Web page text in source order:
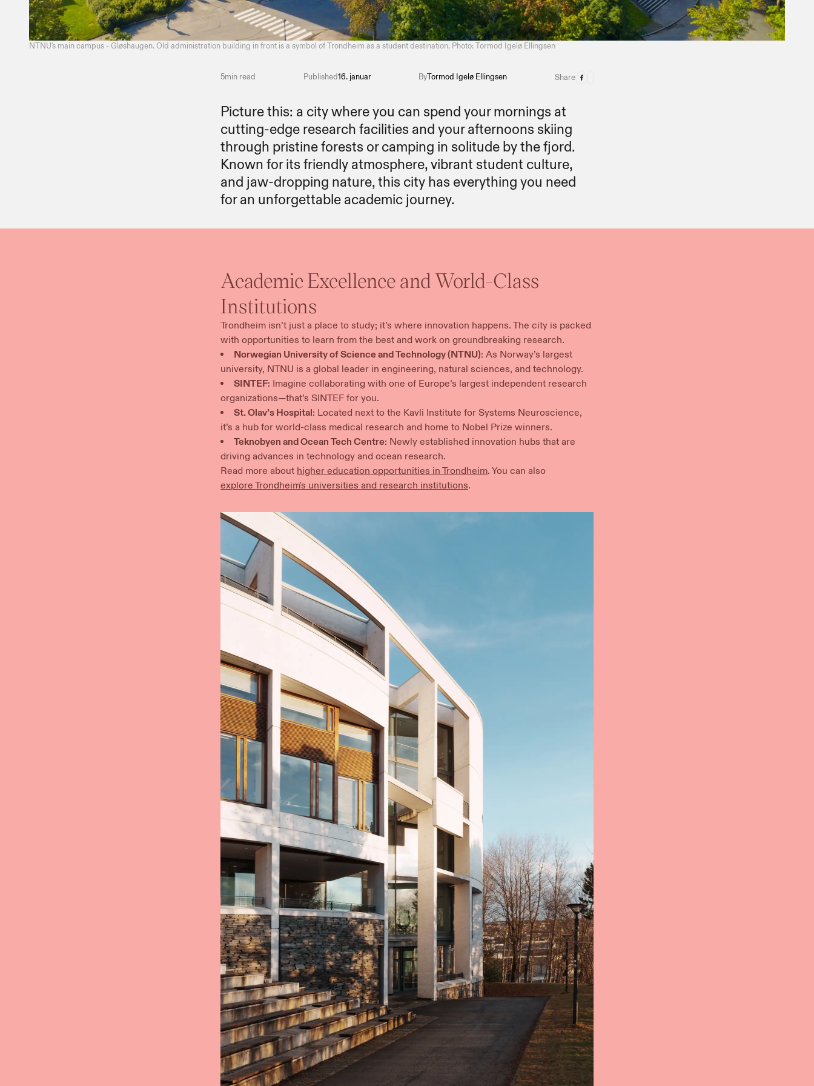
NTNU's main campus - Gløshaugen. Old administration building in front is a symbol of Trondheim as a student destination. Photo: Tormod Igelø Ellingsen​​​​‌ ‍ ​‍​‍‌‍ ‌ ​‍‌‍‍‌‌‍‌ ‌‍‍‌‌‍ ‍​‍​‍​ ‍‍​‍​‍‌ ​ ‌‍​‌‌‍ ‍‌‍‍‌‌ ‌​‌ ‍‌​‍ ‍‌‍‍‌‌‍ ​‍​‍​‍ ​​‍​‍‌‍‍​‌ ​‍‌‍‌‌‌‍‌‍​‍​‍​ ‍‍​‍​‍‌‍‍​‌ ‌​‌ ‌​‌ ​​‌ ​ ​ ‍‍​‍ ​‍ ‌ ‌​‌ ​‍‌‍ ‌‍ ‍‌‍‌​‌‍‍​‌‍‌‌‌‍‍‌‌‍ ‌​‍ ‌‌‍​ ‌‍ ‌‍ ‌​‍ ‍‌ ​ ‌‍​‌‌‍ ‍‌‍‍‌‌ ‌​‌ ‍‌​‍ ‍‌ ​ ‌ ‌​‌ ‌‌‌‍‌​‌‍‍‌‌‍ ​‍ ‌‍‍‌‌‍ ‍‌ ‌​‌‍‌‌‌‍ ‍‌ ‌​​‍ ‌‍‌‌‌‍‌​‌‍‍‌‌ ‌​​‍ ‌‍ ‌‌‍ ‌‍‌​‌‍‌‌​ ‌‌ ​​‌ ​‍‌‍‌‌‌ ​ ‌‍‌‌‌‍ ‍‌ ‌​‌‍​‌‌ ‌​‌‍‍‌‌‍ ‌‍ ‍​ ‍ ‌‍‍‌‌‍‌​​ ‌‌‍‍‌‌‍ ‌‌‍​‌‌‍‌ ‌‍‌‌​‍ ‌​ ‍​‌‍​ ​ ‍​‌‍​ ‌‍​‍​ ‍‌‌‍​‍‌‍​‌​ ‌ ​ ‌ ​ ‍​‌‍‌‌​ ‍‌​ ‍‌​ ‌ ​ ‌ ​ ‌‌​ ​​‌‍​ ​ ‌ ​ ‌‌​ ‌​‌‍‌‌​ ​ ​ ​‌​ ‌‍​ ​‌‌‍‌‌​ ‌‍​ ‌​​ ​​‌‍​ ​ ‍​​ ​‍‌‍​ ‌‍‌‍‌‍​‍​ ​‌​ ​‌‌‍​ ​‍ ‌​ ​ ​ ‍‌​ ‍‌​ ​‍‌ ‍​​ ​‍​ ​‍​ ‍​​ ‍‌​‍ ‌‌‍‍‍‌ ​​‌‍‌ ​ ‍ ‌ ‌​‌ ‍‌‌ ​​‌‍‌‌​ ‌‌ ​ ‌‍​‌‌‍ ‍‌‍‍‌‌ ‌​‌ ‍‌​‍ ‍‌‍‍‌‌‍ ‌‌‍​‌‌‍‌ ‌‍‌‌‌​​‌‌ ​ ‌ ​ ‌‍‌‌‌ ‌​​ ‍ ‌ ​​‌‍​‌‌ ‌​‌‍‍​​ ‌‌‍‌​‌‍‌‌‌ ​ ‌‍​ ‌ ​‍‌‍‍‌‌ ​​‌ ‌​‌‍‍‌‌‍ ‌‍ ‍‌ ​ ​‍ ‍‌‍‌‌‌‍ ‍​ ‌‍​‍‌‍​‌‌ ​ ‌‍‌‌‌‌‌‌‌ ​‍‌‍ ​​ ‌‌‍‍​‌ ‌​‌ ‌​‌ ​​‌ ​ ​‍‌‌​ ​ ‌​​‌​‍‌‌​ ​‍‌​‌‍​‍‌‌​ ​‍‌​‌‍‌ ‌​‌ ​‍‌‍ ‌‍ ‍‌‍‌​‌‍‍​‌‍‌‌‌‍‍‌‌‍ ‌​‍ ‌‌‍​ ‌‍ ‌‍ ‌​‍ ‍‌ ​ ‌‍​‌‌‍ ‍‌‍‍‌‌ ‌​‌ ‍‌​‍ ‍‌ ​ ‌ ‌​‌ ‌‌‌‍‌​‌‍‍‌‌‍ ​‍‌‍‌‍‍‌‌‍‌​​ ‌‌‍‍‌‌‍ ‌‌‍​‌‌‍‌ ‌‍‌‌​‍ ‌​ ‍​‌‍​ ​ ‍​‌‍​ ‌‍​‍​ ‍‌‌‍​‍‌‍​‌​ ‌ ​ ‌ ​ ‍​‌‍‌‌​ ‍‌​ ‍‌​ ‌ ​ ‌ ​ ‌‌​ ​​‌‍​ ​ ‌ ​ ‌‌​ ‌​‌‍‌‌​ ​ ​ ​‌​ ‌‍​ ​‌‌‍‌‌​ ‌‍​ ‌​​ ​​‌‍​ ​ ‍​​ ​‍‌‍​ ‌‍‌‍‌‍​‍​ ​‌​ ​‌‌‍​ ​‍ ‌​ ​ ​ ‍‌​ ‍‌​ ​‍‌ ‍​​ ​‍​ ​‍​ ‍​​ ‍‌​‍ ‌‌‍‍‍‌ ​​‌‍‌ ​‍‌‍‌ ‌​‌ ‍‌‌ ​​‌‍‌‌​ ‌‌ ​ ‌‍​‌‌‍ ‍‌‍‍‌‌ ‌​‌ ‍‌​‍ ‍‌‍‍‌‌‍ ‌‌‍​‌‌‍‌ ‌‍‌‌‌​​‌‌ ​ ‌ ​ ‌‍‌‌‌ ‌​​‍‌‍‌ ​​‌‍​‌‌ ‌​‌‍‍​​ ‌‌‍‌​‌‍‌‌‌ ​ ‌‍​ ‌ ​‍‌‍‍‌‌ ​​‌ ‌​‌‍‍‌‌‍ ‌‍ ‍‌ ​ ​‍ ‍‌‍‌‌‌‍ ‍​‍​‍‌ ‌
5min read Published16. januar ByTormod Igelø Ellingsen​​​​‌ ‍ ​‍​‍‌‍ ‌ ​‍‌‍‍‌‌‍‌ ‌‍‍‌‌‍ ‍​‍​‍​ ‍‍​‍​‍‌ ​ ‌‍​‌‌‍ ‍‌‍‍‌‌ ‌​‌ ‍‌​‍ ‍‌‍‍‌‌‍ ​‍​‍​‍ ​​‍​‍‌‍‍​‌ ​‍‌‍‌‌‌‍‌‍​‍​‍​ ‍‍​‍​‍‌‍‍​‌ ‌​‌ ‌​‌ ​​‌ ​ ​ ‍‍​‍ ​‍ ‌ ‌​‌ ​‍‌‍ ‌‍ ‍‌‍‌​‌‍‍​‌‍‌‌‌‍‍‌‌‍ ‌​‍ ‌‌‍​ ‌‍ ‌‍ ‌​‍ ‍‌ ​ ‌‍​‌‌‍ ‍‌‍‍‌‌ ‌​‌ ‍‌​‍ ‍‌ ​ ‌ ‌​‌ ‌‌‌‍‌​‌‍‍‌‌‍ ​‍ ‌‍‍‌‌‍ ‍‌ ‌​‌‍‌‌‌‍ ‍‌ ‌​​‍ ‌‍‌‌‌‍‌​‌‍‍‌‌ ‌​​‍ ‌‍ ‌‌‍ ‌‍‌​‌‍‌‌​ ‌‌ ​​‌ ​‍‌‍‌‌‌ ​ ‌‍‌‌‌‍ ‍‌ ‌​‌‍​‌‌ ‌​‌‍‍‌‌‍ ‌‍ ‍​ ‍ ‌‍‍‌‌‍‌​​ ‌​ ​‍​ ‍‌​ ​‌​ ​‍‌‍‌​‌‍​ ‌‍​‍‌‍‌‍​‍ ‌‌‍​‌​ ​ ​ ‌‍‌‍‌‍​‍ ‌​ ‌​‌‍‌‌‌‍​ ‌‍​‍​‍ ‌​ ‍‌​ ‍‌​ ‍​​ ‌ ​‍ ‌​ ​‌​ ​ ‌‍‌‌​ ‍‌​ ​‌​ ‌‌​ ​ ‌‍‌‌‌‍‌​​ ​‍​ ​‌​ ​​​ ‍ ‌ ‌​‌ ‍‌‌ ​​‌‍‌‌​ ‌‌ ​​‌‍‌‌‌ ​‍‌ ​ ‌‍ ‌‍ ‍​ ‍ ‌ ​​‌‍​‌‌ ‌​‌‍‍​​ ‌‌‍ ‍‌‍​‌‌‍ ‌‌‍‌‌​ ‌‍​‍‌‍​‌‌ ​ ‌‍‌‌‌‌‌‌‌ ​‍‌‍ ​​ ‌‌‍‍​‌ ‌​‌ ‌​‌ ​​‌ ​ ​‍‌‌​ ​ ‌​​‌​‍‌‌​ ​‍‌​‌‍​‍‌‌​ ​‍‌​‌‍‌ ‌​‌ ​‍‌‍ ‌‍ ‍‌‍‌​‌‍‍​‌‍‌‌‌‍‍‌‌‍ ‌​‍ ‌‌‍​ ‌‍ ‌‍ ‌​‍ ‍‌ ​ ‌‍​‌‌‍ ‍‌‍‍‌‌ ‌​‌ ‍‌​‍ ‍‌ ​ ‌ ‌​‌ ‌‌‌‍‌​‌‍‍‌‌‍ ​‍‌‍‌‍‍‌‌‍‌​​ ‌​ ​‍​ ‍‌​ ​‌​ ​‍‌‍‌​‌‍​ ‌‍​‍‌‍‌‍​‍ ‌‌‍​‌​ ​ ​ ‌‍‌‍‌‍​‍ ‌​ ‌​‌‍‌‌‌‍​ ‌‍​‍​‍ ‌​ ‍‌​ ‍‌​ ‍​​ ‌ ​‍ ‌​ ​‌​ ​ ‌‍‌‌​ ‍‌​ ​‌​ ‌‌​ ​ ‌‍‌‌‌‍‌​​ ​‍​ ​‌​ ​​​‍‌‍‌ ‌​‌ ‍‌‌ ​​‌‍‌‌​ ‌‌ ​​‌‍‌‌‌ ​‍‌ ​ ‌‍ ‌‍ ‍​‍‌‍‌ ​​‌‍​‌‌ ‌​‌‍‍​​ ‌‌‍ ‍‌‍​‌‌‍ ‌‌‍‌‌​‍​‍‌ ‌ Share
Picture this: a city where you can spend your mornings at
cutting-edge research facilities and your afternoons skiing
through pristine forests or camping in solitude by the fjord.
Known for its friendly atmosphere, vibrant student culture,
and jaw-dropping nature, this city has everything you need
for an unforgettable academic journey. ​​​​‌ ‍ ​‍​‍‌‍ ‌ ​‍‌‍‍‌‌‍‌ ‌‍‍‌‌‍ ‍​‍​‍​ ‍‍​‍​‍‌ ​ ‌‍​‌‌‍ ‍‌‍‍‌‌ ‌​‌ ‍‌​‍ ‍‌‍‍‌‌‍ ​‍​‍​‍ ​​‍​‍‌‍‍​‌ ​‍‌‍‌‌‌‍‌‍​‍​‍​ ‍‍​‍​‍‌‍‍​‌ ‌​‌ ‌​‌ ​​‌ ​ ​ ‍‍​‍ ​‍ ‌ ‌​‌ ​‍‌‍ ‌‍ ‍‌‍‌​‌‍‍​‌‍‌‌‌‍‍‌‌‍ ‌​‍ ‌‌‍​ ‌‍ ‌‍ ‌​‍ ‍‌ ​ ‌‍​‌‌‍ ‍‌‍‍‌‌ ‌​‌ ‍‌​‍ ‍‌ ​ ‌ ‌​‌ ‌‌‌‍‌​‌‍‍‌‌‍ ​‍ ‌‍‍‌‌‍ ‍‌ ‌​‌‍‌‌‌‍ ‍‌ ‌​​‍ ‌‍‌‌‌‍‌​‌‍‍‌‌ ‌​​‍ ‌‍ ‌‌‍ ‌‍‌​‌‍‌‌​ ‌‌ ​​‌ ​‍‌‍‌‌‌ ​ ‌‍‌‌‌‍ ‍‌ ‌​‌‍​‌‌ ‌​‌‍‍‌‌‍ ‌‍ ‍​ ‍ ‌‍‍‌‌‍‌​​ ‌‌‍‌‌​ ‌​​ ​ ​ ​‌​ ‌ ​ ​‌​ ‍​​ ​​​‍ ‌‌‍‌‍​ ‌ ‌‍​‌​ ‌‌​‍ ‌​ ‌​‌‍‌​‌‍‌​‌‍‌‌​‍ ‌​ ‍​‌‍‌​‌‍‌‌‌‍​‍​‍ ‌‌‍​‍​ ​‌​ ​‌​ ‌​​ ‌​‌‍‌​‌‍​ ​ ​ ‌‍​ ​ ​‍​ ‍​​ ‍‌​ ‍ ‌ ‌​‌ ‍‌‌ ​​‌‍‌‌​ ‌‌ ​​‌‍​‌‌‍‌ ‌‍‌‌​‍ ‍‌‍​‌‌ ​‍‌ ‌​‌‍‍‌‌‍​ ‌‍ ​‌‍‌‌​ ‍ ‌ ​​‌‍​‌‌ ‌​‌‍‍​​ ‌‌‍‍‌‌‍ ‍‌‍‌ ‌ ​‍‌‍‌‌‌ ​ ‌ ​ ​‍‌‌​ ‌‌‌​​‍‌‌ ‌‍‍ ‌‍‌‌‌ ‍‌​‍‌‌​ ​ ‌​‌​​‍‌‌​ ​ ‌​‌​​‍‌‌​ ​‍​ ​‍​ ‌ ​ ​ ​ ​ ​ ‌‍​ ​‍‌‍‌​​ ‌​​ ‍‌​ ‍‌‌‍‌‌‌‍‌‌​ ‍‌​‍‌‌​ ​‍​ ​‍​‍‌‌​ ‌‌‌​‌​​‍ ‍‌‍​ ‌‍‍​‌‍‍‌‌‍ ​‌‍‌​‌ ​‍‌‍‌‌‌‍ ‍​‍‌‌​ ‌‌‌​​‍‌‌ ‌‍‍ ‌‍‌‌‌ ‍‌​‍‌‌​ ​ ‌​‌​​‍‌‌​ ​ ‌​‌​​‍‌‌​ ​‍​ ​‍​ ‍​‌‍​‍‌‍‌‌​ ‍​​ ‌‌‌‍​‍​ ​ ‌‍‌​‌‍​‌​ ​‌‌‍​ ​ ​‌​ ​​​‍‌‌​ ​‍​ ​‍​‍‌‌​ ‌‌‌​‌​​‍ ‍‌ ‌​‌‍‌‌‌ ‍​‌ ‌​​ ‌‍​‍‌‍​‌‌ ​ ‌‍‌‌‌‌‌‌‌ ​‍‌‍ ​​ ‌‌‍‍​‌ ‌​‌ ‌​‌ ​​‌ ​ ​‍‌‌​ ​ ‌​​‌​‍‌‌​ ​‍‌​‌‍​‍‌‌​ ​‍‌​‌‍‌ ‌​‌ ​‍‌‍ ‌‍ ‍‌‍‌​‌‍‍​‌‍‌‌‌‍‍‌‌‍ ‌​‍ ‌‌‍​ ‌‍ ‌‍ ‌​‍ ‍‌ ​ ‌‍​‌‌‍ ‍‌‍‍‌‌ ‌​‌ ‍‌​‍ ‍‌ ​ ‌ ‌​‌ ‌‌‌‍‌​‌‍‍‌‌‍ ​‍‌‍‌‍‍‌‌‍‌​​ ‌‌‍‌‌​ ‌​​ ​ ​ ​‌​ ‌ ​ ​‌​ ‍​​ ​​​‍ ‌‌‍‌‍​ ‌ ‌‍​‌​ ‌‌​‍ ‌​ ‌​‌‍‌​‌‍‌​‌‍‌‌​‍ ‌​ ‍​‌‍‌​‌‍‌‌‌‍​‍​‍ ‌‌‍​‍​ ​‌​ ​‌​ ‌​​ ‌​‌‍‌​‌‍​ ​ ​ ‌‍​ ​ ​‍​ ‍​​ ‍‌​‍‌‍‌ ‌​‌ ‍‌‌ ​​‌‍‌‌​ ‌‌ ​​‌‍​‌‌‍‌ ‌‍‌‌​‍ ‍‌‍​‌‌ ​‍‌ ‌​‌‍‍‌‌‍​ ‌‍ ​‌‍‌‌​‍‌‍‌ ​​‌‍​‌‌ ‌​‌‍‍​​ ‌‌‍‍‌‌‍ ‍‌‍‌ ‌ ​‍‌‍‌‌‌ ​ ‌ ​ ​‍‌‌​ ‌‌‌​​‍‌‌ ‌‍‍ ‌‍‌‌‌ ‍‌​‍‌‌​ ​ ‌​‌​​‍‌‌​ ​ ‌​‌​​‍‌‌​ ​‍​ ​‍​ ‌ ​ ​ ​ ​ ​ ‌‍​ ​‍‌‍‌​​ ‌​​ ‍‌​ ‍‌‌‍‌‌‌‍‌‌​ ‍‌​‍‌‌​ ​‍​ ​‍​‍‌‌​ ‌‌‌​‌​​‍ ‍‌‍​ ‌‍‍​‌‍‍‌‌‍ ​‌‍‌​‌ ​‍‌‍‌‌‌‍ ‍​‍‌‌​ ‌‌‌​​‍‌‌ ‌‍‍ ‌‍‌‌‌ ‍‌​‍‌‌​ ​ ‌​‌​​‍‌‌​ ​ ‌​‌​​‍‌‌​ ​‍​ ​‍​ ‍​‌‍​‍‌‍‌‌​ ‍​​ ‌‌‌‍​‍​ ​ ‌‍‌​‌‍​‌​ ​‌‌‍​ ​ ​‌​ ​​​‍‌‌​ ​‍​ ​‍​‍‌‌​ ‌‌‌​‌​​‍ ‍‌ ‌​‌‍‌‌‌ ‍​‌ ‌​​‍​‍‌ ‌
Academic Excellence and World-Class
Institutions​​​​‌ ‍ ​‍​‍‌‍ ‌ ​‍‌‍‍‌‌‍‌ ‌‍‍‌‌‍ ‍​‍​‍​ ‍‍​‍​‍‌ ​ ‌‍​‌‌‍ ‍‌‍‍‌‌ ‌​‌ ‍‌​‍ ‍‌‍‍‌‌‍ ​‍​‍​‍ ​​‍​‍‌‍‍​‌ ​‍‌‍‌‌‌‍‌‍​‍​‍​ ‍‍​‍​‍‌‍‍​‌ ‌​‌ ‌​‌ ​​‌ ​ ​ ‍‍​‍ ​‍ ‌ ‌​‌ ​‍‌‍ ‌‍ ‍‌‍‌​‌‍‍​‌‍‌‌‌‍‍‌‌‍ ‌​‍ ‌‌‍​ ‌‍ ‌‍ ‌​‍ ‍‌ ​ ‌‍​‌‌‍ ‍‌‍‍‌‌ ‌​‌ ‍‌​‍ ‍‌ ​ ‌ ‌​‌ ‌‌‌‍‌​‌‍‍‌‌‍ ​‍ ‌‍‍‌‌‍ ‍‌ ‌​‌‍‌‌‌‍ ‍‌ ‌​​‍ ‌‍‌‌‌‍‌​‌‍‍‌‌ ‌​​‍ ‌‍ ‌‌‍ ‌‍‌​‌‍‌‌​ ‌‌ ​​‌ ​‍‌‍‌‌‌ ​ ‌‍‌‌‌‍ ‍‌ ‌​‌‍​‌‌ ‌​‌‍‍‌‌‍ ‌‍ ‍​ ‍ ‌‍‍‌‌‍‌​​ ‌‌‍‌‌​ ‌​​ ​ ​ ​‌​ ‌ ​ ​‌​ ‍​​ ​​​‍ ‌‌‍‌‍​ ‌ ‌‍​‌​ ‌‌​‍ ‌​ ‌​‌‍‌​‌‍‌​‌‍‌‌​‍ ‌​ ‍​‌‍‌​‌‍‌‌‌‍​‍​‍ ‌‌‍​‍​ ​‌​ ​‌​ ‌​​ ‌​‌‍‌​‌‍​ ​ ​ ‌‍​ ​ ​‍​ ‍​​ ‍‌​ ‍ ‌ ‌​‌ ‍‌‌ ​​‌‍‌‌​ ‌‌ ​​‌‍​‌‌‍‌ ‌‍‌‌​‍ ‍‌‍​‌‌ ​‍‌ ‌​‌‍‍‌‌‍​ ‌‍ ​‌‍‌‌​ ‍ ‌ ​​‌‍​‌‌ ‌​‌‍‍​​ ‌‌ ​ ‌‍‌‌‌‍​ ‌ ‌​‌‍‍‌‌‍ ‌‍ ‍‌ ​ ​‍‌‌​ ‌‌‌​​‍‌‌ ‌‍‍ ‌‍‌‌‌ ‍‌​‍‌‌​ ​ ‌​‌​​‍‌‌​ ​ ‌​‌​​‍‌‌​ ​‍​ ​‍‌‍‌​​ ‍​‌‍​ ‌‍‌‌​ ‍​​ ​‌‌‍​‍‌‍‌‍​ ​‌‌‍‌‍‌‍​‍​ ‍​​‍‌‌​ ​‍​ ​‍​‍‌‌​ ‌‌‌​‌​​‍ ‍‌‍‍‌‌ ‌​‌‍‌‌‌‍ ‌‌ ​ ​‍‌‌​ ‌‌‌​​‍‌‌ ‌‍‍ ‌‍‌‌‌ ‍‌​‍‌‌​ ​ ‌​‌​​‍‌‌​ ​ ‌​‌​​‍‌‌​ ​‍​ ​‍​ ​​​ ​​‌‍​‌​ ​‌​ ‌ ​ ‌ ​ ‌‍‌‍‌​‌‍‌​‌‍​‌​ ‍​​ ‌​​‍‌‌​ ​‍​ ​‍​‍‌‌​ ‌‌‌​‌​​‍ ‍‌ ‌​‌‍‌‌‌ ‍​‌ ‌​​‍‌‌​ ‌‌‌​​‍‌‌ ‌‍‍ ‌‍‌‌‌ ‍‌​‍‌‌​ ​ ‌​‌​​‍‌‌​ ​ ‌​‌​​‍‌‌​ ​‍​ ​‍​ ‌‍​ ‌‌‌‍​‍‌‍​‌​ ‌ ‌‍‌‍​ ‌ ‌‍​‍​ ‍‌​ ​‌​ ‌‌‌‍‌‌​‍‌‌​ ​‍​ ​‍​‍‌‌​ ‌‌‌​‌​​‍ ‍‌‍​ ‌‍‍​‌‍‍‌‌‍ ​‌‍‌​‌ ​‍‌‍‌‌‌‍ ‍​‍‌‌​ ‌‌‌​​‍‌‌ ‌‍‍ ‌‍‌‌‌ ‍‌​‍‌‌​ ​ ‌​‌​​‍‌‌​ ​ ‌​‌​​‍‌‌​ ​‍​ ​‍‌‍​‌​ ​‌​ ‌ ​ ​‌​ ​‌‌‍‌​‌‍​‍‌‍‌‍‌‍​‍‌‍​ ​ ‍‌‌‍‌​​ ​​​‍‌‌​ ​‍​ ​‍​‍‌‌​ ‌‌‌​‌​​‍ ‍‌ ‌​‌‍‌‌‌ ‍​‌ ‌​​ ‌‍​‍‌‍​‌‌ ​ ‌‍‌‌‌‌‌‌‌ ​‍‌‍ ​​ ‌‌‍‍​‌ ‌​‌ ‌​‌ ​​‌ ​ ​‍‌‌​ ​ ‌​​‌​‍‌‌​ ​‍‌​‌‍​‍‌‌​ ​‍‌​‌‍‌ ‌​‌ ​‍‌‍ ‌‍ ‍‌‍‌​‌‍‍​‌‍‌‌‌‍‍‌‌‍ ‌​‍ ‌‌‍​ ‌‍ ‌‍ ‌​‍ ‍‌ ​ ‌‍​‌‌‍ ‍‌‍‍‌‌ ‌​‌ ‍‌​‍ ‍‌ ​ ‌ ‌​‌ ‌‌‌‍‌​‌‍‍‌‌‍ ​‍‌‍‌‍‍‌‌‍‌​​ ‌‌‍‌‌​ ‌​​ ​ ​ ​‌​ ‌ ​ ​‌​ ‍​​ ​​​‍ ‌‌‍‌‍​ ‌ ‌‍​‌​ ‌‌​‍ ‌​ ‌​‌‍‌​‌‍‌​‌‍‌‌​‍ ‌​ ‍​‌‍‌​‌‍‌‌‌‍​‍​‍ ‌‌‍​‍​ ​‌​ ​‌​ ‌​​ ‌​‌‍‌​‌‍​ ​ ​ ‌‍​ ​ ​‍​ ‍​​ ‍‌​‍‌‍‌ ‌​‌ ‍‌‌ ​​‌‍‌‌​ ‌‌ ​​‌‍​‌‌‍‌ ‌‍‌‌​‍ ‍‌‍​‌‌ ​‍‌ ‌​‌‍‍‌‌‍​ ‌‍ ​‌‍‌‌​‍‌‍‌ ​​‌‍​‌‌ ‌​‌‍‍​​ ‌‌ ​ ‌‍‌‌‌‍​ ‌ ‌​‌‍‍‌‌‍ ‌‍ ‍‌ ​ ​‍‌‌​ ‌‌‌​​‍‌‌ ‌‍‍ ‌‍‌‌‌ ‍‌​‍‌‌​ ​ ‌​‌​​‍‌‌​ ​ ‌​‌​​‍‌‌​ ​‍​ ​‍‌‍‌​​ ‍​‌‍​ ‌‍‌‌​ ‍​​ ​‌‌‍​‍‌‍‌‍​ ​‌‌‍‌‍‌‍​‍​ ‍​​‍‌‌​ ​‍​ ​‍​‍‌‌​ ‌‌‌​‌​​‍ ‍‌‍‍‌‌ ‌​‌‍‌‌‌‍ ‌‌ ​ ​‍‌‌​ ‌‌‌​​‍‌‌ ‌‍‍ ‌‍‌‌‌ ‍‌​‍‌‌​ ​ ‌​‌​​‍‌‌​ ​ ‌​‌​​‍‌‌​ ​‍​ ​‍​ ​​​ ​​‌‍​‌​ ​‌​ ‌ ​ ‌ ​ ‌‍‌‍‌​‌‍‌​‌‍​‌​ ‍​​ ‌​​‍‌‌​ ​‍​ ​‍​‍‌‌​ ‌‌‌​‌​​‍ ‍‌ ‌​‌‍‌‌‌ ‍​‌ ‌​​‍‌‌​ ‌‌‌​​‍‌‌ ‌‍‍ ‌‍‌‌‌ ‍‌​‍‌‌​ ​ ‌​‌​​‍‌‌​ ​ ‌​‌​​‍‌‌​ ​‍​ ​‍​ ‌‍​ ‌‌‌‍​‍‌‍​‌​ ‌ ‌‍‌‍​ ‌ ‌‍​‍​ ‍‌​ ​‌​ ‌‌‌‍‌‌​‍‌‌​ ​‍​ ​‍​‍‌‌​ ‌‌‌​‌​​‍ ‍‌‍​ ‌‍‍​‌‍‍‌‌‍ ​‌‍‌​‌ ​‍‌‍‌‌‌‍ ‍​‍‌‌​ ‌‌‌​​‍‌‌ ‌‍‍ ‌‍‌‌‌ ‍‌​‍‌‌​ ​ ‌​‌​​‍‌‌​ ​ ‌​‌​​‍‌‌​ ​‍​ ​‍‌‍​‌​ ​‌​ ‌ ​ ​‌​ ​‌‌‍‌​‌‍​‍‌‍‌‍‌‍​‍‌‍​ ​ ‍‌‌‍‌​​ ​​​‍‌‌​ ​‍​ ​‍​‍‌‌​ ‌‌‌​‌​​‍ ‍‌ ‌​‌‍‌‌‌ ‍​‌ ‌​​‍​‍‌ ‌
Trondheim isn’t just a place to study; it’s where innovation happens. The city is packed
with opportunities to learn from the best and work on groundbreaking research.​​​​‌ ‍ ​‍​‍‌‍ ‌ ​‍‌‍‍‌‌‍‌ ‌‍‍‌‌‍ ‍​‍​‍​ ‍‍​‍​‍‌ ​ ‌‍​‌‌‍ ‍‌‍‍‌‌ ‌​‌ ‍‌​‍ ‍‌‍‍‌‌‍ ​‍​‍​‍ ​​‍​‍‌‍‍​‌ ​‍‌‍‌‌‌‍‌‍​‍​‍​ ‍‍​‍​‍‌‍‍​‌ ‌​‌ ‌​‌ ​​‌ ​ ​ ‍‍​‍ ​‍ ‌ ‌​‌ ​‍‌‍ ‌‍ ‍‌‍‌​‌‍‍​‌‍‌‌‌‍‍‌‌‍ ‌​‍ ‌‌‍​ ‌‍ ‌‍ ‌​‍ ‍‌ ​ ‌‍​‌‌‍ ‍‌‍‍‌‌ ‌​‌ ‍‌​‍ ‍‌ ​ ‌ ‌​‌ ‌‌‌‍‌​‌‍‍‌‌‍ ​‍ ‌‍‍‌‌‍ ‍‌ ‌​‌‍‌‌‌‍ ‍‌ ‌​​‍ ‌‍‌‌‌‍‌​‌‍‍‌‌ ‌​​‍ ‌‍ ‌‌‍ ‌‍‌​‌‍‌‌​ ‌‌ ​​‌ ​‍‌‍‌‌‌ ​ ‌‍‌‌‌‍ ‍‌ ‌​‌‍​‌‌ ‌​‌‍‍‌‌‍ ‌‍ ‍​ ‍ ‌‍‍‌‌‍‌​​ ‌‌‍‌‌​ ‌​​ ​ ​ ​‌​ ‌ ​ ​‌​ ‍​​ ​​​‍ ‌‌‍‌‍​ ‌ ‌‍​‌​ ‌‌​‍ ‌​ ‌​‌‍‌​‌‍‌​‌‍‌‌​‍ ‌​ ‍​‌‍‌​‌‍‌‌‌‍​‍​‍ ‌‌‍​‍​ ​‌​ ​‌​ ‌​​ ‌​‌‍‌​‌‍​ ​ ​ ‌‍​ ​ ​‍​ ‍​​ ‍‌​ ‍ ‌ ‌​‌ ‍‌‌ ​​‌‍‌‌​ ‌‌ ​​‌‍​‌‌‍‌ ‌‍‌‌​‍ ‍‌‍​‌‌ ​‍‌ ‌​‌‍‍‌‌‍​ ‌‍ ​‌‍‌‌​ ‍ ‌ ​​‌‍​‌‌ ‌​‌‍‍​​ ‌‌ ​ ‌‍‌‌‌‍​ ‌ ‌​‌‍‍‌‌‍ ‌‍ ‍‌ ​ ​‍‌‌​ ‌‌‌​​‍‌‌ ‌‍‍ ‌‍‌‌‌ ‍‌​‍‌‌​ ​ ‌​‌​​‍‌‌​ ​ ‌​‌​​‍‌‌​ ​‍​ ​‍‌‍‌​​ ‍​‌‍​ ‌‍‌‌​ ‍​​ ​‌‌‍​‍‌‍‌‍​ ​‌‌‍‌‍‌‍​‍​ ‍​​‍‌‌​ ​‍​ ​‍​‍‌‌​ ‌‌‌​‌​​‍ ‍‌‍‍‌‌ ‌​‌‍‌‌‌‍ ‌‌ ​ ​‍‌‌​ ‌‌‌​​‍‌‌ ‌‍‍ ‌‍‌‌‌ ‍‌​‍‌‌​ ​ ‌​‌​​‍‌‌​ ​ ‌​‌​​‍‌‌​ ​‍​ ​‍​ ​​​ ​​‌‍​‌​ ​‌​ ‌ ​ ‌ ​ ‌‍‌‍‌​‌‍‌​‌‍​‌​ ‍​​ ‌​​‍‌‌​ ​‍​ ​‍​‍‌‌​ ‌‌‌​‌​​‍ ‍‌ ‌​‌‍‌‌‌ ‍​‌ ‌​​‍‌‌​ ‌‌‌​​‍‌‌ ‌‍‍ ‌‍‌‌‌ ‍‌​‍‌‌​ ​ ‌​‌​​‍‌‌​ ​ ‌​‌​​‍‌‌​ ​‍​ ​‍​ ​​​ ‍‌​ ‌ ​ ​ ‌‍‌‌​ ‌‍​ ‌‍​ ‍‌​ ‌‌‌‍‌‍​ ‍​​ ​‌​‍‌‌​ ​‍​ ​‍​‍‌‌​ ‌‌‌​‌​​‍ ‍‌‍​ ‌‍‍​‌‍‍‌‌‍ ​‌‍‌​‌ ​‍‌‍‌‌‌‍ ‍​‍‌‌​ ‌‌‌​​‍‌‌ ‌‍‍ ‌‍‌‌‌ ‍‌​‍‌‌​ ​ ‌​‌​​‍‌‌​ ​ ‌​‌​​‍‌‌​ ​‍​ ​‍​ ​​‌‍​ ‌‍‌‌​ ​‍‌‍‌​‌‍‌‍​ ‍‌​ ‌‌​ ‍‌‌‍​‍​ ‌‍‌‍‌‌​ ​​​‍‌‌​ ​‍​ ​‍​‍‌‌​ ‌‌‌​‌​​‍ ‍‌ ‌​‌‍‌‌‌ ‍​‌ ‌​​ ‌‍​‍‌‍​‌‌ ​ ‌‍‌‌‌‌‌‌‌ ​‍‌‍ ​​ ‌‌‍‍​‌ ‌​‌ ‌​‌ ​​‌ ​ ​‍‌‌​ ​ ‌​​‌​‍‌‌​ ​‍‌​‌‍​‍‌‌​ ​‍‌​‌‍‌ ‌​‌ ​‍‌‍ ‌‍ ‍‌‍‌​‌‍‍​‌‍‌‌‌‍‍‌‌‍ ‌​‍ ‌‌‍​ ‌‍ ‌‍ ‌​‍ ‍‌ ​ ‌‍​‌‌‍ ‍‌‍‍‌‌ ‌​‌ ‍‌​‍ ‍‌ ​ ‌ ‌​‌ ‌‌‌‍‌​‌‍‍‌‌‍ ​‍‌‍‌‍‍‌‌‍‌​​ ‌‌‍‌‌​ ‌​​ ​ ​ ​‌​ ‌ ​ ​‌​ ‍​​ ​​​‍ ‌‌‍‌‍​ ‌ ‌‍​‌​ ‌‌​‍ ‌​ ‌​‌‍‌​‌‍‌​‌‍‌‌​‍ ‌​ ‍​‌‍‌​‌‍‌‌‌‍​‍​‍ ‌‌‍​‍​ ​‌​ ​‌​ ‌​​ ‌​‌‍‌​‌‍​ ​ ​ ‌‍​ ​ ​‍​ ‍​​ ‍‌​‍‌‍‌ ‌​‌ ‍‌‌ ​​‌‍‌‌​ ‌‌ ​​‌‍​‌‌‍‌ ‌‍‌‌​‍ ‍‌‍​‌‌ ​‍‌ ‌​‌‍‍‌‌‍​ ‌‍ ​‌‍‌‌​‍‌‍‌ ​​‌‍​‌‌ ‌​‌‍‍​​ ‌‌ ​ ‌‍‌‌‌‍​ ‌ ‌​‌‍‍‌‌‍ ‌‍ ‍‌ ​ ​‍‌‌​ ‌‌‌​​‍‌‌ ‌‍‍ ‌‍‌‌‌ ‍‌​‍‌‌​ ​ ‌​‌​​‍‌‌​ ​ ‌​‌​​‍‌‌​ ​‍​ ​‍‌‍‌​​ ‍​‌‍​ ‌‍‌‌​ ‍​​ ​‌‌‍​‍‌‍‌‍​ ​‌‌‍‌‍‌‍​‍​ ‍​​‍‌‌​ ​‍​ ​‍​‍‌‌​ ‌‌‌​‌​​‍ ‍‌‍‍‌‌ ‌​‌‍‌‌‌‍ ‌‌ ​ ​‍‌‌​ ‌‌‌​​‍‌‌ ‌‍‍ ‌‍‌‌‌ ‍‌​‍‌‌​ ​ ‌​‌​​‍‌‌​ ​ ‌​‌​​‍‌‌​ ​‍​ ​‍​ ​​​ ​​‌‍​‌​ ​‌​ ‌ ​ ‌ ​ ‌‍‌‍‌​‌‍‌​‌‍​‌​ ‍​​ ‌​​‍‌‌​ ​‍​ ​‍​‍‌‌​ ‌‌‌​‌​​‍ ‍‌ ‌​‌‍‌‌‌ ‍​‌ ‌​​‍‌‌​ ‌‌‌​​‍‌‌ ‌‍‍ ‌‍‌‌‌ ‍‌​‍‌‌​ ​ ‌​‌​​‍‌‌​ ​ ‌​‌​​‍‌‌​ ​‍​ ​‍​ ​​​ ‍‌​ ‌ ​ ​ ‌‍‌‌​ ‌‍​ ‌‍​ ‍‌​ ‌‌‌‍‌‍​ ‍​​ ​‌​‍‌‌​ ​‍​ ​‍​‍‌‌​ ‌‌‌​‌​​‍ ‍‌‍​ ‌‍‍​‌‍‍‌‌‍ ​‌‍‌​‌ ​‍‌‍‌‌‌‍ ‍​‍‌‌​ ‌‌‌​​‍‌‌ ‌‍‍ ‌‍‌‌‌ ‍‌​‍‌‌​ ​ ‌​‌​​‍‌‌​ ​ ‌​‌​​‍‌‌​ ​‍​ ​‍​ ​​‌‍​ ‌‍‌‌​ ​‍‌‍‌​‌‍‌‍​ ‍‌​ ‌‌​ ‍‌‌‍​‍​ ‌‍‌‍‌‌​ ​​​‍‌‌​ ​‍​ ​‍​‍‌‌​ ‌‌‌​‌​​‍ ‍‌ ‌​‌‍‌‌‌ ‍​‌ ‌​​‍​‍‌ ‌
Norwegian University of Science and Technology (NTNU)​​​​‌ ‍ ​‍​‍‌‍ ‌ ​‍‌‍‍‌‌‍‌ ‌‍‍‌‌‍ ‍​‍​‍​ ‍‍​‍​‍‌ ​ ‌‍​‌‌‍ ‍‌‍‍‌‌ ‌​‌ ‍‌​‍ ‍‌‍‍‌‌‍ ​‍​‍​‍ ​​‍​‍‌‍‍​‌ ​‍‌‍‌‌‌‍‌‍​‍​‍​ ‍‍​‍​‍‌‍‍​‌ ‌​‌ ‌​‌ ​​‌ ​ ​ ‍‍​‍ ​‍ ‌ ‌​‌ ​‍‌‍ ‌‍ ‍‌‍‌​‌‍‍​‌‍‌‌‌‍‍‌‌‍ ‌​‍ ‌‌‍​ ‌‍ ‌‍ ‌​‍ ‍‌ ​ ‌‍​‌‌‍ ‍‌‍‍‌‌ ‌​‌ ‍‌​‍ ‍‌ ​ ‌ ‌​‌ ‌‌‌‍‌​‌‍‍‌‌‍ ​‍ ‌‍‍‌‌‍ ‍‌ ‌​‌‍‌‌‌‍ ‍‌ ‌​​‍ ‌‍‌‌‌‍‌​‌‍‍‌‌ ‌​​‍ ‌‍ ‌‌‍ ‌‍‌​‌‍‌‌​ ‌‌ ​​‌ ​‍‌‍‌‌‌ ​ ‌‍‌‌‌‍ ‍‌ ‌​‌‍​‌‌ ‌​‌‍‍‌‌‍ ‌‍ ‍​ ‍ ‌‍‍‌‌‍‌​​ ‌‌‍‌‌​ ‌​​ ​ ​ ​‌​ ‌ ​ ​‌​ ‍​​ ​​​‍ ‌‌‍‌‍​ ‌ ‌‍​‌​ ‌‌​‍ ‌​ ‌​‌‍‌​‌‍‌​‌‍‌‌​‍ ‌​ ‍​‌‍‌​‌‍‌‌‌‍​‍​‍ ‌‌‍​‍​ ​‌​ ​‌​ ‌​​ ‌​‌‍‌​‌‍​ ​ ​ ‌‍​ ​ ​‍​ ‍​​ ‍‌​ ‍ ‌ ‌​‌ ‍‌‌ ​​‌‍‌‌​ ‌‌ ​​‌‍​‌‌‍‌ ‌‍‌‌​‍ ‍‌‍​‌‌ ​‍‌ ‌​‌‍‍‌‌‍​ ‌‍ ​‌‍‌‌​ ‍ ‌ ​​‌‍​‌‌ ‌​‌‍‍​​ ‌‌ ​ ‌‍‌‌‌‍​ ‌ ‌​‌‍‍‌‌‍ ‌‍ ‍‌ ​ ​‍‌‌​ ‌‌‌​​‍‌‌ ‌‍‍ ‌‍‌‌‌ ‍‌​‍‌‌​ ​ ‌​‌​​‍‌‌​ ​ ‌​‌​​‍‌‌​ ​‍​ ​‍‌‍‌​​ ‍​‌‍​ ‌‍‌‌​ ‍​​ ​‌‌‍​‍‌‍‌‍​ ​‌‌‍‌‍‌‍​‍​ ‍​​‍‌‌​ ​‍​ ​‍​‍‌‌​ ‌‌‌​‌​​‍ ‍‌‍‍‌‌ ‌​‌‍‌‌‌‍ ‌‌ ​ ​‍‌‌​ ‌‌‌​​‍‌‌ ‌‍‍ ‌‍‌‌‌ ‍‌​‍‌‌​ ​ ‌​‌​​‍‌‌​ ​ ‌​‌​​‍‌‌​ ​‍​ ​‍​ ​​​ ​​‌‍​‌​ ​‌​ ‌ ​ ‌ ​ ‌‍‌‍‌​‌‍‌​‌‍​‌​ ‍​​ ‌​​‍‌‌​ ​‍​ ​‍​‍‌‌​ ‌‌‌​‌​​‍ ‍‌ ‌​‌‍‌‌‌ ‍​‌ ‌​​‍‌‌​ ‌‌‌​​‍‌‌ ‌‍‍ ‌‍‌‌‌ ‍‌​‍‌‌​ ​ ‌​‌​​‍‌‌​ ​ ‌​‌​​‍‌‌​ ​‍​ ​‍‌‍‌‍‌‍​‍​ ​‌​ ‍​​ ‌ ​ ‌‍‌‍‌‍​ ‍​‌‍​‌‌‍‌​​ ‍‌​ ​‌​‍‌‌​ ​‍​ ​‍​‍‌‌​ ‌‌‌​‌​​‍ ‍‌‍​ ‌‍‍​‌‍‍‌‌‍ ​‌‍‌​‌ ​‍‌‍‌‌‌‍ ‍​‍‌‌​ ‌‌‌​​‍‌‌ ‌‍‍ ‌‍‌‌‌ ‍‌​‍‌‌​ ​ ‌​‌​​‍‌‌​ ​ ‌​‌​​‍‌‌​ ​‍​ ​‍​ ‍​‌‍​‌‌‍​‌​ ​​​ ‍‌​ ‍‌​ ‍​‌‍‌​​ ​‍‌‍​ ‌‍​‍​ ‌​​ ​​​‍‌‌​ ​‍​ ​‍​‍‌‌​ ‌‌‌​‌​​‍ ‍‌ ‌​‌‍‌‌‌ ‍​‌ ‌​​ ‌‍​‍‌‍​‌‌ ​ ‌‍‌‌‌‌‌‌‌ ​‍‌‍ ​​ ‌‌‍‍​‌ ‌​‌ ‌​‌ ​​‌ ​ ​‍‌‌​ ​ ‌​​‌​‍‌‌​ ​‍‌​‌‍​‍‌‌​ ​‍‌​‌‍‌ ‌​‌ ​‍‌‍ ‌‍ ‍‌‍‌​‌‍‍​‌‍‌‌‌‍‍‌‌‍ ‌​‍ ‌‌‍​ ‌‍ ‌‍ ‌​‍ ‍‌ ​ ‌‍​‌‌‍ ‍‌‍‍‌‌ ‌​‌ ‍‌​‍ ‍‌ ​ ‌ ‌​‌ ‌‌‌‍‌​‌‍‍‌‌‍ ​‍‌‍‌‍‍‌‌‍‌​​ ‌‌‍‌‌​ ‌​​ ​ ​ ​‌​ ‌ ​ ​‌​ ‍​​ ​​​‍ ‌‌‍‌‍​ ‌ ‌‍​‌​ ‌‌​‍ ‌​ ‌​‌‍‌​‌‍‌​‌‍‌‌​‍ ‌​ ‍​‌‍‌​‌‍‌‌‌‍​‍​‍ ‌‌‍​‍​ ​‌​ ​‌​ ‌​​ ‌​‌‍‌​‌‍​ ​ ​ ‌‍​ ​ ​‍​ ‍​​ ‍‌​‍‌‍‌ ‌​‌ ‍‌‌ ​​‌‍‌‌​ ‌‌ ​​‌‍​‌‌‍‌ ‌‍‌‌​‍ ‍‌‍​‌‌ ​‍‌ ‌​‌‍‍‌‌‍​ ‌‍ ​‌‍‌‌​‍‌‍‌ ​​‌‍​‌‌ ‌​‌‍‍​​ ‌‌ ​ ‌‍‌‌‌‍​ ‌ ‌​‌‍‍‌‌‍ ‌‍ ‍‌ ​ ​‍‌‌​ ‌‌‌​​‍‌‌ ‌‍‍ ‌‍‌‌‌ ‍‌​‍‌‌​ ​ ‌​‌​​‍‌‌​ ​ ‌​‌​​‍‌‌​ ​‍​ ​‍‌‍‌​​ ‍​‌‍​ ‌‍‌‌​ ‍​​ ​‌‌‍​‍‌‍‌‍​ ​‌‌‍‌‍‌‍​‍​ ‍​​‍‌‌​ ​‍​ ​‍​‍‌‌​ ‌‌‌​‌​​‍ ‍‌‍‍‌‌ ‌​‌‍‌‌‌‍ ‌‌ ​ ​‍‌‌​ ‌‌‌​​‍‌‌ ‌‍‍ ‌‍‌‌‌ ‍‌​‍‌‌​ ​ ‌​‌​​‍‌‌​ ​ ‌​‌​​‍‌‌​ ​‍​ ​‍​ ​​​ ​​‌‍​‌​ ​‌​ ‌ ​ ‌ ​ ‌‍‌‍‌​‌‍‌​‌‍​‌​ ‍​​ ‌​​‍‌‌​ ​‍​ ​‍​‍‌‌​ ‌‌‌​‌​​‍ ‍‌ ‌​‌‍‌‌‌ ‍​‌ ‌​​‍‌‌​ ‌‌‌​​‍‌‌ ‌‍‍ ‌‍‌‌‌ ‍‌​‍‌‌​ ​ ‌​‌​​‍‌‌​ ​ ‌​‌​​‍‌‌​ ​‍​ ​‍‌‍‌‍‌‍​‍​ ​‌​ ‍​​ ‌ ​ ‌‍‌‍‌‍​ ‍​‌‍​‌‌‍‌​​ ‍‌​ ​‌​‍‌‌​ ​‍​ ​‍​‍‌‌​ ‌‌‌​‌​​‍ ‍‌‍​ ‌‍‍​‌‍‍‌‌‍ ​‌‍‌​‌ ​‍‌‍‌‌‌‍ ‍​‍‌‌​ ‌‌‌​​‍‌‌ ‌‍‍ ‌‍‌‌‌ ‍‌​‍‌‌​ ​ ‌​‌​​‍‌‌​ ​ ‌​‌​​‍‌‌​ ​‍​ ​‍​ ‍​‌‍​‌‌‍​‌​ ​​​ ‍‌​ ‍‌​ ‍​‌‍‌​​ ​‍‌‍​ ‌‍​‍​ ‌​​ ​​​‍‌‌​ ​‍​ ​‍​‍‌‌​ ‌‌‌​‌​​‍ ‍‌ ‌​‌‍‌‌‌ ‍​‌ ‌​​‍​‍‌ ‌: As Norway’s largest
university, NTNU is a global leader in engineering, natural sciences, and technology.​​​​‌ ‍ ​‍​‍‌‍ ‌ ​‍‌‍‍‌‌‍‌ ‌‍‍‌‌‍ ‍​‍​‍​ ‍‍​‍​‍‌ ​ ‌‍​‌‌‍ ‍‌‍‍‌‌ ‌​‌ ‍‌​‍ ‍‌‍‍‌‌‍ ​‍​‍​‍ ​​‍​‍‌‍‍​‌ ​‍‌‍‌‌‌‍‌‍​‍​‍​ ‍‍​‍​‍‌‍‍​‌ ‌​‌ ‌​‌ ​​‌ ​ ​ ‍‍​‍ ​‍ ‌ ‌​‌ ​‍‌‍ ‌‍ ‍‌‍‌​‌‍‍​‌‍‌‌‌‍‍‌‌‍ ‌​‍ ‌‌‍​ ‌‍ ‌‍ ‌​‍ ‍‌ ​ ‌‍​‌‌‍ ‍‌‍‍‌‌ ‌​‌ ‍‌​‍ ‍‌ ​ ‌ ‌​‌ ‌‌‌‍‌​‌‍‍‌‌‍ ​‍ ‌‍‍‌‌‍ ‍‌ ‌​‌‍‌‌‌‍ ‍‌ ‌​​‍ ‌‍‌‌‌‍‌​‌‍‍‌‌ ‌​​‍ ‌‍ ‌‌‍ ‌‍‌​‌‍‌‌​ ‌‌ ​​‌ ​‍‌‍‌‌‌ ​ ‌‍‌‌‌‍ ‍‌ ‌​‌‍​‌‌ ‌​‌‍‍‌‌‍ ‌‍ ‍​ ‍ ‌‍‍‌‌‍‌​​ ‌‌‍‌‌​ ‌​​ ​ ​ ​‌​ ‌ ​ ​‌​ ‍​​ ​​​‍ ‌‌‍‌‍​ ‌ ‌‍​‌​ ‌‌​‍ ‌​ ‌​‌‍‌​‌‍‌​‌‍‌‌​‍ ‌​ ‍​‌‍‌​‌‍‌‌‌‍​‍​‍ ‌‌‍​‍​ ​‌​ ​‌​ ‌​​ ‌​‌‍‌​‌‍​ ​ ​ ‌‍​ ​ ​‍​ ‍​​ ‍‌​ ‍ ‌ ‌​‌ ‍‌‌ ​​‌‍‌‌​ ‌‌ ​​‌‍​‌‌‍‌ ‌‍‌‌​‍ ‍‌‍​‌‌ ​‍‌ ‌​‌‍‍‌‌‍​ ‌‍ ​‌‍‌‌​ ‍ ‌ ​​‌‍​‌‌ ‌​‌‍‍​​ ‌‌ ​ ‌‍‌‌‌‍​ ‌ ‌​‌‍‍‌‌‍ ‌‍ ‍‌ ​ ​‍‌‌​ ‌‌‌​​‍‌‌ ‌‍‍ ‌‍‌‌‌ ‍‌​‍‌‌​ ​ ‌​‌​​‍‌‌​ ​ ‌​‌​​‍‌‌​ ​‍​ ​‍‌‍‌​​ ‍​‌‍​ ‌‍‌‌​ ‍​​ ​‌‌‍​‍‌‍‌‍​ ​‌‌‍‌‍‌‍​‍​ ‍​​‍‌‌​ ​‍​ ​‍​‍‌‌​ ‌‌‌​‌​​‍ ‍‌‍‍‌‌ ‌​‌‍‌‌‌‍ ‌‌ ​ ​‍‌‌​ ‌‌‌​​‍‌‌ ‌‍‍ ‌‍‌‌‌ ‍‌​‍‌‌​ ​ ‌​‌​​‍‌‌​ ​ ‌​‌​​‍‌‌​ ​‍​ ​‍​ ​​​ ​​‌‍​‌​ ​‌​ ‌ ​ ‌ ​ ‌‍‌‍‌​‌‍‌​‌‍​‌​ ‍​​ ‌​​‍‌‌​ ​‍​ ​‍​‍‌‌​ ‌‌‌​‌​​‍ ‍‌ ‌​‌‍‌‌‌ ‍​‌ ‌​​‍‌‌​ ‌‌‌​​‍‌‌ ‌‍‍ ‌‍‌‌‌ ‍‌​‍‌‌​ ​ ‌​‌​​‍‌‌​ ​ ‌​‌​​‍‌‌​ ​‍​ ​‍‌‍‌‍‌‍​‍​ ​‌​ ‍​​ ‌ ​ ‌‍‌‍‌‍​ ‍​‌‍​‌‌‍‌​​ ‍‌​ ​‌​‍‌‌​ ​‍​ ​‍​‍‌‌​ ‌‌‌​‌​​‍ ‍‌‍​ ‌‍‍​‌‍‍‌‌‍ ​‌‍‌​‌ ​‍‌‍‌‌‌‍ ‍​‍‌‌​ ‌‌‌​​‍‌‌ ‌‍‍ ‌‍‌‌‌ ‍‌​‍‌‌​ ​ ‌​‌​​‍‌‌​ ​ ‌​‌​​‍‌‌​ ​‍​ ​‍​ ‍​‌‍​‌‌‍​‌​ ​​​ ‍‌​ ‍‌​ ‍​‌‍‌​​ ​‍‌‍​ ‌‍​‍​ ‌​​ ​‌​‍‌‌​ ​‍​ ​‍​‍‌‌​ ‌‌‌​‌​​‍ ‍‌ ‌​‌‍‌‌‌ ‍​‌ ‌​​ ‌‍​‍‌‍​‌‌ ​ ‌‍‌‌‌‌‌‌‌ ​‍‌‍ ​​ ‌‌‍‍​‌ ‌​‌ ‌​‌ ​​‌ ​ ​‍‌‌​ ​ ‌​​‌​‍‌‌​ ​‍‌​‌‍​‍‌‌​ ​‍‌​‌‍‌ ‌​‌ ​‍‌‍ ‌‍ ‍‌‍‌​‌‍‍​‌‍‌‌‌‍‍‌‌‍ ‌​‍ ‌‌‍​ ‌‍ ‌‍ ‌​‍ ‍‌ ​ ‌‍​‌‌‍ ‍‌‍‍‌‌ ‌​‌ ‍‌​‍ ‍‌ ​ ‌ ‌​‌ ‌‌‌‍‌​‌‍‍‌‌‍ ​‍‌‍‌‍‍‌‌‍‌​​ ‌‌‍‌‌​ ‌​​ ​ ​ ​‌​ ‌ ​ ​‌​ ‍​​ ​​​‍ ‌‌‍‌‍​ ‌ ‌‍​‌​ ‌‌​‍ ‌​ ‌​‌‍‌​‌‍‌​‌‍‌‌​‍ ‌​ ‍​‌‍‌​‌‍‌‌‌‍​‍​‍ ‌‌‍​‍​ ​‌​ ​‌​ ‌​​ ‌​‌‍‌​‌‍​ ​ ​ ‌‍​ ​ ​‍​ ‍​​ ‍‌​‍‌‍‌ ‌​‌ ‍‌‌ ​​‌‍‌‌​ ‌‌ ​​‌‍​‌‌‍‌ ‌‍‌‌​‍ ‍‌‍​‌‌ ​‍‌ ‌​‌‍‍‌‌‍​ ‌‍ ​‌‍‌‌​‍‌‍‌ ​​‌‍​‌‌ ‌​‌‍‍​​ ‌‌ ​ ‌‍‌‌‌‍​ ‌ ‌​‌‍‍‌‌‍ ‌‍ ‍‌ ​ ​‍‌‌​ ‌‌‌​​‍‌‌ ‌‍‍ ‌‍‌‌‌ ‍‌​‍‌‌​ ​ ‌​‌​​‍‌‌​ ​ ‌​‌​​‍‌‌​ ​‍​ ​‍‌‍‌​​ ‍​‌‍​ ‌‍‌‌​ ‍​​ ​‌‌‍​‍‌‍‌‍​ ​‌‌‍‌‍‌‍​‍​ ‍​​‍‌‌​ ​‍​ ​‍​‍‌‌​ ‌‌‌​‌​​‍ ‍‌‍‍‌‌ ‌​‌‍‌‌‌‍ ‌‌ ​ ​‍‌‌​ ‌‌‌​​‍‌‌ ‌‍‍ ‌‍‌‌‌ ‍‌​‍‌‌​ ​ ‌​‌​​‍‌‌​ ​ ‌​‌​​‍‌‌​ ​‍​ ​‍​ ​​​ ​​‌‍​‌​ ​‌​ ‌ ​ ‌ ​ ‌‍‌‍‌​‌‍‌​‌‍​‌​ ‍​​ ‌​​‍‌‌​ ​‍​ ​‍​‍‌‌​ ‌‌‌​‌​​‍ ‍‌ ‌​‌‍‌‌‌ ‍​‌ ‌​​‍‌‌​ ‌‌‌​​‍‌‌ ‌‍‍ ‌‍‌‌‌ ‍‌​‍‌‌​ ​ ‌​‌​​‍‌‌​ ​ ‌​‌​​‍‌‌​ ​‍​ ​‍‌‍‌‍‌‍​‍​ ​‌​ ‍​​ ‌ ​ ‌‍‌‍‌‍​ ‍​‌‍​‌‌‍‌​​ ‍‌​ ​‌​‍‌‌​ ​‍​ ​‍​‍‌‌​ ‌‌‌​‌​​‍ ‍‌‍​ ‌‍‍​‌‍‍‌‌‍ ​‌‍‌​‌ ​‍‌‍‌‌‌‍ ‍​‍‌‌​ ‌‌‌​​‍‌‌ ‌‍‍ ‌‍‌‌‌ ‍‌​‍‌‌​ ​ ‌​‌​​‍‌‌​ ​ ‌​‌​​‍‌‌​ ​‍​ ​‍​ ‍​‌‍​‌‌‍​‌​ ​​​ ‍‌​ ‍‌​ ‍​‌‍‌​​ ​‍‌‍​ ‌‍​‍​ ‌​​ ​‌​‍‌‌​ ​‍​ ​‍​‍‌‌​ ‌‌‌​‌​​‍ ‍‌ ‌​‌‍‌‌‌ ‍​‌ ‌​​‍​‍‌ ‌
SINTEF​​​​‌ ‍ ​‍​‍‌‍ ‌ ​‍‌‍‍‌‌‍‌ ‌‍‍‌‌‍ ‍​‍​‍​ ‍‍​‍​‍‌ ​ ‌‍​‌‌‍ ‍‌‍‍‌‌ ‌​‌ ‍‌​‍ ‍‌‍‍‌‌‍ ​‍​‍​‍ ​​‍​‍‌‍‍​‌ ​‍‌‍‌‌‌‍‌‍​‍​‍​ ‍‍​‍​‍‌‍‍​‌ ‌​‌ ‌​‌ ​​‌ ​ ​ ‍‍​‍ ​‍ ‌ ‌​‌ ​‍‌‍ ‌‍ ‍‌‍‌​‌‍‍​‌‍‌‌‌‍‍‌‌‍ ‌​‍ ‌‌‍​ ‌‍ ‌‍ ‌​‍ ‍‌ ​ ‌‍​‌‌‍ ‍‌‍‍‌‌ ‌​‌ ‍‌​‍ ‍‌ ​ ‌ ‌​‌ ‌‌‌‍‌​‌‍‍‌‌‍ ​‍ ‌‍‍‌‌‍ ‍‌ ‌​‌‍‌‌‌‍ ‍‌ ‌​​‍ ‌‍‌‌‌‍‌​‌‍‍‌‌ ‌​​‍ ‌‍ ‌‌‍ ‌‍‌​‌‍‌‌​ ‌‌ ​​‌ ​‍‌‍‌‌‌ ​ ‌‍‌‌‌‍ ‍‌ ‌​‌‍​‌‌ ‌​‌‍‍‌‌‍ ‌‍ ‍​ ‍ ‌‍‍‌‌‍‌​​ ‌‌‍‌‌​ ‌​​ ​ ​ ​‌​ ‌ ​ ​‌​ ‍​​ ​​​‍ ‌‌‍‌‍​ ‌ ‌‍​‌​ ‌‌​‍ ‌​ ‌​‌‍‌​‌‍‌​‌‍‌‌​‍ ‌​ ‍​‌‍‌​‌‍‌‌‌‍​‍​‍ ‌‌‍​‍​ ​‌​ ​‌​ ‌​​ ‌​‌‍‌​‌‍​ ​ ​ ‌‍​ ​ ​‍​ ‍​​ ‍‌​ ‍ ‌ ‌​‌ ‍‌‌ ​​‌‍‌‌​ ‌‌ ​​‌‍​‌‌‍‌ ‌‍‌‌​‍ ‍‌‍​‌‌ ​‍‌ ‌​‌‍‍‌‌‍​ ‌‍ ​‌‍‌‌​ ‍ ‌ ​​‌‍​‌‌ ‌​‌‍‍​​ ‌‌ ​ ‌‍‌‌‌‍​ ‌ ‌​‌‍‍‌‌‍ ‌‍ ‍‌ ​ ​‍‌‌​ ‌‌‌​​‍‌‌ ‌‍‍ ‌‍‌‌‌ ‍‌​‍‌‌​ ​ ‌​‌​​‍‌‌​ ​ ‌​‌​​‍‌‌​ ​‍​ ​‍‌‍‌​​ ‍​‌‍​ ‌‍‌‌​ ‍​​ ​‌‌‍​‍‌‍‌‍​ ​‌‌‍‌‍‌‍​‍​ ‍​​‍‌‌​ ​‍​ ​‍​‍‌‌​ ‌‌‌​‌​​‍ ‍‌‍‍‌‌ ‌​‌‍‌‌‌‍ ‌‌ ​ ​‍‌‌​ ‌‌‌​​‍‌‌ ‌‍‍ ‌‍‌‌‌ ‍‌​‍‌‌​ ​ ‌​‌​​‍‌‌​ ​ ‌​‌​​‍‌‌​ ​‍​ ​‍​ ​​​ ​​‌‍​‌​ ​‌​ ‌ ​ ‌ ​ ‌‍‌‍‌​‌‍‌​‌‍​‌​ ‍​​ ‌​​‍‌‌​ ​‍​ ​‍​‍‌‌​ ‌‌‌​‌​​‍ ‍‌ ‌​‌‍‌‌‌ ‍​‌ ‌​​‍‌‌​ ‌‌‌​​‍‌‌ ‌‍‍ ‌‍‌‌‌ ‍‌​‍‌‌​ ​ ‌​‌​​‍‌‌​ ​ ‌​‌​​‍‌‌​ ​‍​ ​‍‌‍‌‌‌‍‌​​ ‌ ​ ‍‌‌‍‌​‌‍​ ​ ​​​ ‍‌‌‍‌​‌‍‌‌​ ‌‌‌‍​‌​‍‌‌​ ​‍​ ​‍​‍‌‌​ ‌‌‌​‌​​‍ ‍‌‍​ ‌‍‍​‌‍‍‌‌‍ ​‌‍‌​‌ ​‍‌‍‌‌‌‍ ‍​‍‌‌​ ‌‌‌​​‍‌‌ ‌‍‍ ‌‍‌‌‌ ‍‌​‍‌‌​ ​ ‌​‌​​‍‌‌​ ​ ‌​‌​​‍‌‌​ ​‍​ ​‍​ ‌​​ ​‌‌‍​ ​ ‌ ‌‍‌​​ ‍​‌‍‌​​ ​‌​ ‍​​ ​‍​ ‌​‌‍​ ​ ​​​‍‌‌​ ​‍​ ​‍​‍‌‌​ ‌‌‌​‌​​‍ ‍‌ ‌​‌‍‌‌‌ ‍​‌ ‌​​ ‌‍​‍‌‍​‌‌ ​ ‌‍‌‌‌‌‌‌‌ ​‍‌‍ ​​ ‌‌‍‍​‌ ‌​‌ ‌​‌ ​​‌ ​ ​‍‌‌​ ​ ‌​​‌​‍‌‌​ ​‍‌​‌‍​‍‌‌​ ​‍‌​‌‍‌ ‌​‌ ​‍‌‍ ‌‍ ‍‌‍‌​‌‍‍​‌‍‌‌‌‍‍‌‌‍ ‌​‍ ‌‌‍​ ‌‍ ‌‍ ‌​‍ ‍‌ ​ ‌‍​‌‌‍ ‍‌‍‍‌‌ ‌​‌ ‍‌​‍ ‍‌ ​ ‌ ‌​‌ ‌‌‌‍‌​‌‍‍‌‌‍ ​‍‌‍‌‍‍‌‌‍‌​​ ‌‌‍‌‌​ ‌​​ ​ ​ ​‌​ ‌ ​ ​‌​ ‍​​ ​​​‍ ‌‌‍‌‍​ ‌ ‌‍​‌​ ‌‌​‍ ‌​ ‌​‌‍‌​‌‍‌​‌‍‌‌​‍ ‌​ ‍​‌‍‌​‌‍‌‌‌‍​‍​‍ ‌‌‍​‍​ ​‌​ ​‌​ ‌​​ ‌​‌‍‌​‌‍​ ​ ​ ‌‍​ ​ ​‍​ ‍​​ ‍‌​‍‌‍‌ ‌​‌ ‍‌‌ ​​‌‍‌‌​ ‌‌ ​​‌‍​‌‌‍‌ ‌‍‌‌​‍ ‍‌‍​‌‌ ​‍‌ ‌​‌‍‍‌‌‍​ ‌‍ ​‌‍‌‌​‍‌‍‌ ​​‌‍​‌‌ ‌​‌‍‍​​ ‌‌ ​ ‌‍‌‌‌‍​ ‌ ‌​‌‍‍‌‌‍ ‌‍ ‍‌ ​ ​‍‌‌​ ‌‌‌​​‍‌‌ ‌‍‍ ‌‍‌‌‌ ‍‌​‍‌‌​ ​ ‌​‌​​‍‌‌​ ​ ‌​‌​​‍‌‌​ ​‍​ ​‍‌‍‌​​ ‍​‌‍​ ‌‍‌‌​ ‍​​ ​‌‌‍​‍‌‍‌‍​ ​‌‌‍‌‍‌‍​‍​ ‍​​‍‌‌​ ​‍​ ​‍​‍‌‌​ ‌‌‌​‌​​‍ ‍‌‍‍‌‌ ‌​‌‍‌‌‌‍ ‌‌ ​ ​‍‌‌​ ‌‌‌​​‍‌‌ ‌‍‍ ‌‍‌‌‌ ‍‌​‍‌‌​ ​ ‌​‌​​‍‌‌​ ​ ‌​‌​​‍‌‌​ ​‍​ ​‍​ ​​​ ​​‌‍​‌​ ​‌​ ‌ ​ ‌ ​ ‌‍‌‍‌​‌‍‌​‌‍​‌​ ‍​​ ‌​​‍‌‌​ ​‍​ ​‍​‍‌‌​ ‌‌‌​‌​​‍ ‍‌ ‌​‌‍‌‌‌ ‍​‌ ‌​​‍‌‌​ ‌‌‌​​‍‌‌ ‌‍‍ ‌‍‌‌‌ ‍‌​‍‌‌​ ​ ‌​‌​​‍‌‌​ ​ ‌​‌​​‍‌‌​ ​‍​ ​‍‌‍‌‌‌‍‌​​ ‌ ​ ‍‌‌‍‌​‌‍​ ​ ​​​ ‍‌‌‍‌​‌‍‌‌​ ‌‌‌‍​‌​‍‌‌​ ​‍​ ​‍​‍‌‌​ ‌‌‌​‌​​‍ ‍‌‍​ ‌‍‍​‌‍‍‌‌‍ ​‌‍‌​‌ ​‍‌‍‌‌‌‍ ‍​‍‌‌​ ‌‌‌​​‍‌‌ ‌‍‍ ‌‍‌‌‌ ‍‌​‍‌‌​ ​ ‌​‌​​‍‌‌​ ​ ‌​‌​​‍‌‌​ ​‍​ ​‍​ ‌​​ ​‌‌‍​ ​ ‌ ‌‍‌​​ ‍​‌‍‌​​ ​‌​ ‍​​ ​‍​ ‌​‌‍​ ​ ​​​‍‌‌​ ​‍​ ​‍​‍‌‌​ ‌‌‌​‌​​‍ ‍‌ ‌​‌‍‌‌‌ ‍​‌ ‌​​‍​‍‌ ‌: Imagine collaborating with one of Europe’s largest independent research
organizations—that’s SINTEF for you.​​​​‌ ‍ ​‍​‍‌‍ ‌ ​‍‌‍‍‌‌‍‌ ‌‍‍‌‌‍ ‍​‍​‍​ ‍‍​‍​‍‌ ​ ‌‍​‌‌‍ ‍‌‍‍‌‌ ‌​‌ ‍‌​‍ ‍‌‍‍‌‌‍ ​‍​‍​‍ ​​‍​‍‌‍‍​‌ ​‍‌‍‌‌‌‍‌‍​‍​‍​ ‍‍​‍​‍‌‍‍​‌ ‌​‌ ‌​‌ ​​‌ ​ ​ ‍‍​‍ ​‍ ‌ ‌​‌ ​‍‌‍ ‌‍ ‍‌‍‌​‌‍‍​‌‍‌‌‌‍‍‌‌‍ ‌​‍ ‌‌‍​ ‌‍ ‌‍ ‌​‍ ‍‌ ​ ‌‍​‌‌‍ ‍‌‍‍‌‌ ‌​‌ ‍‌​‍ ‍‌ ​ ‌ ‌​‌ ‌‌‌‍‌​‌‍‍‌‌‍ ​‍ ‌‍‍‌‌‍ ‍‌ ‌​‌‍‌‌‌‍ ‍‌ ‌​​‍ ‌‍‌‌‌‍‌​‌‍‍‌‌ ‌​​‍ ‌‍ ‌‌‍ ‌‍‌​‌‍‌‌​ ‌‌ ​​‌ ​‍‌‍‌‌‌ ​ ‌‍‌‌‌‍ ‍‌ ‌​‌‍​‌‌ ‌​‌‍‍‌‌‍ ‌‍ ‍​ ‍ ‌‍‍‌‌‍‌​​ ‌‌‍‌‌​ ‌​​ ​ ​ ​‌​ ‌ ​ ​‌​ ‍​​ ​​​‍ ‌‌‍‌‍​ ‌ ‌‍​‌​ ‌‌​‍ ‌​ ‌​‌‍‌​‌‍‌​‌‍‌‌​‍ ‌​ ‍​‌‍‌​‌‍‌‌‌‍​‍​‍ ‌‌‍​‍​ ​‌​ ​‌​ ‌​​ ‌​‌‍‌​‌‍​ ​ ​ ‌‍​ ​ ​‍​ ‍​​ ‍‌​ ‍ ‌ ‌​‌ ‍‌‌ ​​‌‍‌‌​ ‌‌ ​​‌‍​‌‌‍‌ ‌‍‌‌​‍ ‍‌‍​‌‌ ​‍‌ ‌​‌‍‍‌‌‍​ ‌‍ ​‌‍‌‌​ ‍ ‌ ​​‌‍​‌‌ ‌​‌‍‍​​ ‌‌ ​ ‌‍‌‌‌‍​ ‌ ‌​‌‍‍‌‌‍ ‌‍ ‍‌ ​ ​‍‌‌​ ‌‌‌​​‍‌‌ ‌‍‍ ‌‍‌‌‌ ‍‌​‍‌‌​ ​ ‌​‌​​‍‌‌​ ​ ‌​‌​​‍‌‌​ ​‍​ ​‍‌‍‌​​ ‍​‌‍​ ‌‍‌‌​ ‍​​ ​‌‌‍​‍‌‍‌‍​ ​‌‌‍‌‍‌‍​‍​ ‍​​‍‌‌​ ​‍​ ​‍​‍‌‌​ ‌‌‌​‌​​‍ ‍‌‍‍‌‌ ‌​‌‍‌‌‌‍ ‌‌ ​ ​‍‌‌​ ‌‌‌​​‍‌‌ ‌‍‍ ‌‍‌‌‌ ‍‌​‍‌‌​ ​ ‌​‌​​‍‌‌​ ​ ‌​‌​​‍‌‌​ ​‍​ ​‍​ ​​​ ​​‌‍​‌​ ​‌​ ‌ ​ ‌ ​ ‌‍‌‍‌​‌‍‌​‌‍​‌​ ‍​​ ‌​​‍‌‌​ ​‍​ ​‍​‍‌‌​ ‌‌‌​‌​​‍ ‍‌ ‌​‌‍‌‌‌ ‍​‌ ‌​​‍‌‌​ ‌‌‌​​‍‌‌ ‌‍‍ ‌‍‌‌‌ ‍‌​‍‌‌​ ​ ‌​‌​​‍‌‌​ ​ ‌​‌​​‍‌‌​ ​‍​ ​‍‌‍‌‌‌‍‌​​ ‌ ​ ‍‌‌‍‌​‌‍​ ​ ​​​ ‍‌‌‍‌​‌‍‌‌​ ‌‌‌‍​‌​‍‌‌​ ​‍​ ​‍​‍‌‌​ ‌‌‌​‌​​‍ ‍‌‍​ ‌‍‍​‌‍‍‌‌‍ ​‌‍‌​‌ ​‍‌‍‌‌‌‍ ‍​‍‌‌​ ‌‌‌​​‍‌‌ ‌‍‍ ‌‍‌‌‌ ‍‌​‍‌‌​ ​ ‌​‌​​‍‌‌​ ​ ‌​‌​​‍‌‌​ ​‍​ ​‍​ ‌​​ ​‌‌‍​ ​ ‌ ‌‍‌​​ ‍​‌‍‌​​ ​‌​ ‍​​ ​‍​ ‌​‌‍​ ​ ​‌​‍‌‌​ ​‍​ ​‍​‍‌‌​ ‌‌‌​‌​​‍ ‍‌ ‌​‌‍‌‌‌ ‍​‌ ‌​​ ‌‍​‍‌‍​‌‌ ​ ‌‍‌‌‌‌‌‌‌ ​‍‌‍ ​​ ‌‌‍‍​‌ ‌​‌ ‌​‌ ​​‌ ​ ​‍‌‌​ ​ ‌​​‌​‍‌‌​ ​‍‌​‌‍​‍‌‌​ ​‍‌​‌‍‌ ‌​‌ ​‍‌‍ ‌‍ ‍‌‍‌​‌‍‍​‌‍‌‌‌‍‍‌‌‍ ‌​‍ ‌‌‍​ ‌‍ ‌‍ ‌​‍ ‍‌ ​ ‌‍​‌‌‍ ‍‌‍‍‌‌ ‌​‌ ‍‌​‍ ‍‌ ​ ‌ ‌​‌ ‌‌‌‍‌​‌‍‍‌‌‍ ​‍‌‍‌‍‍‌‌‍‌​​ ‌‌‍‌‌​ ‌​​ ​ ​ ​‌​ ‌ ​ ​‌​ ‍​​ ​​​‍ ‌‌‍‌‍​ ‌ ‌‍​‌​ ‌‌​‍ ‌​ ‌​‌‍‌​‌‍‌​‌‍‌‌​‍ ‌​ ‍​‌‍‌​‌‍‌‌‌‍​‍​‍ ‌‌‍​‍​ ​‌​ ​‌​ ‌​​ ‌​‌‍‌​‌‍​ ​ ​ ‌‍​ ​ ​‍​ ‍​​ ‍‌​‍‌‍‌ ‌​‌ ‍‌‌ ​​‌‍‌‌​ ‌‌ ​​‌‍​‌‌‍‌ ‌‍‌‌​‍ ‍‌‍​‌‌ ​‍‌ ‌​‌‍‍‌‌‍​ ‌‍ ​‌‍‌‌​‍‌‍‌ ​​‌‍​‌‌ ‌​‌‍‍​​ ‌‌ ​ ‌‍‌‌‌‍​ ‌ ‌​‌‍‍‌‌‍ ‌‍ ‍‌ ​ ​‍‌‌​ ‌‌‌​​‍‌‌ ‌‍‍ ‌‍‌‌‌ ‍‌​‍‌‌​ ​ ‌​‌​​‍‌‌​ ​ ‌​‌​​‍‌‌​ ​‍​ ​‍‌‍‌​​ ‍​‌‍​ ‌‍‌‌​ ‍​​ ​‌‌‍​‍‌‍‌‍​ ​‌‌‍‌‍‌‍​‍​ ‍​​‍‌‌​ ​‍​ ​‍​‍‌‌​ ‌‌‌​‌​​‍ ‍‌‍‍‌‌ ‌​‌‍‌‌‌‍ ‌‌ ​ ​‍‌‌​ ‌‌‌​​‍‌‌ ‌‍‍ ‌‍‌‌‌ ‍‌​‍‌‌​ ​ ‌​‌​​‍‌‌​ ​ ‌​‌​​‍‌‌​ ​‍​ ​‍​ ​​​ ​​‌‍​‌​ ​‌​ ‌ ​ ‌ ​ ‌‍‌‍‌​‌‍‌​‌‍​‌​ ‍​​ ‌​​‍‌‌​ ​‍​ ​‍​‍‌‌​ ‌‌‌​‌​​‍ ‍‌ ‌​‌‍‌‌‌ ‍​‌ ‌​​‍‌‌​ ‌‌‌​​‍‌‌ ‌‍‍ ‌‍‌‌‌ ‍‌​‍‌‌​ ​ ‌​‌​​‍‌‌​ ​ ‌​‌​​‍‌‌​ ​‍​ ​‍‌‍‌‌‌‍‌​​ ‌ ​ ‍‌‌‍‌​‌‍​ ​ ​​​ ‍‌‌‍‌​‌‍‌‌​ ‌‌‌‍​‌​‍‌‌​ ​‍​ ​‍​‍‌‌​ ‌‌‌​‌​​‍ ‍‌‍​ ‌‍‍​‌‍‍‌‌‍ ​‌‍‌​‌ ​‍‌‍‌‌‌‍ ‍​‍‌‌​ ‌‌‌​​‍‌‌ ‌‍‍ ‌‍‌‌‌ ‍‌​‍‌‌​ ​ ‌​‌​​‍‌‌​ ​ ‌​‌​​‍‌‌​ ​‍​ ​‍​ ‌​​ ​‌‌‍​ ​ ‌ ‌‍‌​​ ‍​‌‍‌​​ ​‌​ ‍​​ ​‍​ ‌​‌‍​ ​ ​‌​‍‌‌​ ​‍​ ​‍​‍‌‌​ ‌‌‌​‌​​‍ ‍‌ ‌​‌‍‌‌‌ ‍​‌ ‌​​‍​‍‌ ‌
St. Olav’s Hospital​​​​‌ ‍ ​‍​‍‌‍ ‌ ​‍‌‍‍‌‌‍‌ ‌‍‍‌‌‍ ‍​‍​‍​ ‍‍​‍​‍‌ ​ ‌‍​‌‌‍ ‍‌‍‍‌‌ ‌​‌ ‍‌​‍ ‍‌‍‍‌‌‍ ​‍​‍​‍ ​​‍​‍‌‍‍​‌ ​‍‌‍‌‌‌‍‌‍​‍​‍​ ‍‍​‍​‍‌‍‍​‌ ‌​‌ ‌​‌ ​​‌ ​ ​ ‍‍​‍ ​‍ ‌ ‌​‌ ​‍‌‍ ‌‍ ‍‌‍‌​‌‍‍​‌‍‌‌‌‍‍‌‌‍ ‌​‍ ‌‌‍​ ‌‍ ‌‍ ‌​‍ ‍‌ ​ ‌‍​‌‌‍ ‍‌‍‍‌‌ ‌​‌ ‍‌​‍ ‍‌ ​ ‌ ‌​‌ ‌‌‌‍‌​‌‍‍‌‌‍ ​‍ ‌‍‍‌‌‍ ‍‌ ‌​‌‍‌‌‌‍ ‍‌ ‌​​‍ ‌‍‌‌‌‍‌​‌‍‍‌‌ ‌​​‍ ‌‍ ‌‌‍ ‌‍‌​‌‍‌‌​ ‌‌ ​​‌ ​‍‌‍‌‌‌ ​ ‌‍‌‌‌‍ ‍‌ ‌​‌‍​‌‌ ‌​‌‍‍‌‌‍ ‌‍ ‍​ ‍ ‌‍‍‌‌‍‌​​ ‌‌‍‌‌​ ‌​​ ​ ​ ​‌​ ‌ ​ ​‌​ ‍​​ ​​​‍ ‌‌‍‌‍​ ‌ ‌‍​‌​ ‌‌​‍ ‌​ ‌​‌‍‌​‌‍‌​‌‍‌‌​‍ ‌​ ‍​‌‍‌​‌‍‌‌‌‍​‍​‍ ‌‌‍​‍​ ​‌​ ​‌​ ‌​​ ‌​‌‍‌​‌‍​ ​ ​ ‌‍​ ​ ​‍​ ‍​​ ‍‌​ ‍ ‌ ‌​‌ ‍‌‌ ​​‌‍‌‌​ ‌‌ ​​‌‍​‌‌‍‌ ‌‍‌‌​‍ ‍‌‍​‌‌ ​‍‌ ‌​‌‍‍‌‌‍​ ‌‍ ​‌‍‌‌​ ‍ ‌ ​​‌‍​‌‌ ‌​‌‍‍​​ ‌‌ ​ ‌‍‌‌‌‍​ ‌ ‌​‌‍‍‌‌‍ ‌‍ ‍‌ ​ ​‍‌‌​ ‌‌‌​​‍‌‌ ‌‍‍ ‌‍‌‌‌ ‍‌​‍‌‌​ ​ ‌​‌​​‍‌‌​ ​ ‌​‌​​‍‌‌​ ​‍​ ​‍‌‍‌​​ ‍​‌‍​ ‌‍‌‌​ ‍​​ ​‌‌‍​‍‌‍‌‍​ ​‌‌‍‌‍‌‍​‍​ ‍​​‍‌‌​ ​‍​ ​‍​‍‌‌​ ‌‌‌​‌​​‍ ‍‌‍‍‌‌ ‌​‌‍‌‌‌‍ ‌‌ ​ ​‍‌‌​ ‌‌‌​​‍‌‌ ‌‍‍ ‌‍‌‌‌ ‍‌​‍‌‌​ ​ ‌​‌​​‍‌‌​ ​ ‌​‌​​‍‌‌​ ​‍​ ​‍​ ​​​ ​​‌‍​‌​ ​‌​ ‌ ​ ‌ ​ ‌‍‌‍‌​‌‍‌​‌‍​‌​ ‍​​ ‌​​‍‌‌​ ​‍​ ​‍​‍‌‌​ ‌‌‌​‌​​‍ ‍‌ ‌​‌‍‌‌‌ ‍​‌ ‌​​‍‌‌​ ‌‌‌​​‍‌‌ ‌‍‍ ‌‍‌‌‌ ‍‌​‍‌‌​ ​ ‌​‌​​‍‌‌​ ​ ‌​‌​​‍‌‌​ ​‍​ ​‍​ ‍​​ ‍‌​ ​‍​ ​‍‌‍‌‍‌‍​‍‌‍​ ​ ​ ‌‍‌‍​ ‍​​ ‌‍​ ​‌​‍‌‌​ ​‍​ ​‍​‍‌‌​ ‌‌‌​‌​​‍ ‍‌‍​ ‌‍‍​‌‍‍‌‌‍ ​‌‍‌​‌ ​‍‌‍‌‌‌‍ ‍​‍‌‌​ ‌‌‌​​‍‌‌ ‌‍‍ ‌‍‌‌‌ ‍‌​‍‌‌​ ​ ‌​‌​​‍‌‌​ ​ ‌​‌​​‍‌‌​ ​‍​ ​‍​ ​‍​ ​‌​ ​ ​ ​ ‌‍​‍​ ‍‌​ ‌ ​ ‌‍​ ‍‌​ ‌ ​ ‌‌​ ​​​ ​​​‍‌‌​ ​‍​ ​‍​‍‌‌​ ‌‌‌​‌​​‍ ‍‌ ‌​‌‍‌‌‌ ‍​‌ ‌​​ ‌‍​‍‌‍​‌‌ ​ ‌‍‌‌‌‌‌‌‌ ​‍‌‍ ​​ ‌‌‍‍​‌ ‌​‌ ‌​‌ ​​‌ ​ ​‍‌‌​ ​ ‌​​‌​‍‌‌​ ​‍‌​‌‍​‍‌‌​ ​‍‌​‌‍‌ ‌​‌ ​‍‌‍ ‌‍ ‍‌‍‌​‌‍‍​‌‍‌‌‌‍‍‌‌‍ ‌​‍ ‌‌‍​ ‌‍ ‌‍ ‌​‍ ‍‌ ​ ‌‍​‌‌‍ ‍‌‍‍‌‌ ‌​‌ ‍‌​‍ ‍‌ ​ ‌ ‌​‌ ‌‌‌‍‌​‌‍‍‌‌‍ ​‍‌‍‌‍‍‌‌‍‌​​ ‌‌‍‌‌​ ‌​​ ​ ​ ​‌​ ‌ ​ ​‌​ ‍​​ ​​​‍ ‌‌‍‌‍​ ‌ ‌‍​‌​ ‌‌​‍ ‌​ ‌​‌‍‌​‌‍‌​‌‍‌‌​‍ ‌​ ‍​‌‍‌​‌‍‌‌‌‍​‍​‍ ‌‌‍​‍​ ​‌​ ​‌​ ‌​​ ‌​‌‍‌​‌‍​ ​ ​ ‌‍​ ​ ​‍​ ‍​​ ‍‌​‍‌‍‌ ‌​‌ ‍‌‌ ​​‌‍‌‌​ ‌‌ ​​‌‍​‌‌‍‌ ‌‍‌‌​‍ ‍‌‍​‌‌ ​‍‌ ‌​‌‍‍‌‌‍​ ‌‍ ​‌‍‌‌​‍‌‍‌ ​​‌‍​‌‌ ‌​‌‍‍​​ ‌‌ ​ ‌‍‌‌‌‍​ ‌ ‌​‌‍‍‌‌‍ ‌‍ ‍‌ ​ ​‍‌‌​ ‌‌‌​​‍‌‌ ‌‍‍ ‌‍‌‌‌ ‍‌​‍‌‌​ ​ ‌​‌​​‍‌‌​ ​ ‌​‌​​‍‌‌​ ​‍​ ​‍‌‍‌​​ ‍​‌‍​ ‌‍‌‌​ ‍​​ ​‌‌‍​‍‌‍‌‍​ ​‌‌‍‌‍‌‍​‍​ ‍​​‍‌‌​ ​‍​ ​‍​‍‌‌​ ‌‌‌​‌​​‍ ‍‌‍‍‌‌ ‌​‌‍‌‌‌‍ ‌‌ ​ ​‍‌‌​ ‌‌‌​​‍‌‌ ‌‍‍ ‌‍‌‌‌ ‍‌​‍‌‌​ ​ ‌​‌​​‍‌‌​ ​ ‌​‌​​‍‌‌​ ​‍​ ​‍​ ​​​ ​​‌‍​‌​ ​‌​ ‌ ​ ‌ ​ ‌‍‌‍‌​‌‍‌​‌‍​‌​ ‍​​ ‌​​‍‌‌​ ​‍​ ​‍​‍‌‌​ ‌‌‌​‌​​‍ ‍‌ ‌​‌‍‌‌‌ ‍​‌ ‌​​‍‌‌​ ‌‌‌​​‍‌‌ ‌‍‍ ‌‍‌‌‌ ‍‌​‍‌‌​ ​ ‌​‌​​‍‌‌​ ​ ‌​‌​​‍‌‌​ ​‍​ ​‍​ ‍​​ ‍‌​ ​‍​ ​‍‌‍‌‍‌‍​‍‌‍​ ​ ​ ‌‍‌‍​ ‍​​ ‌‍​ ​‌​‍‌‌​ ​‍​ ​‍​‍‌‌​ ‌‌‌​‌​​‍ ‍‌‍​ ‌‍‍​‌‍‍‌‌‍ ​‌‍‌​‌ ​‍‌‍‌‌‌‍ ‍​‍‌‌​ ‌‌‌​​‍‌‌ ‌‍‍ ‌‍‌‌‌ ‍‌​‍‌‌​ ​ ‌​‌​​‍‌‌​ ​ ‌​‌​​‍‌‌​ ​‍​ ​‍​ ​‍​ ​‌​ ​ ​ ​ ‌‍​‍​ ‍‌​ ‌ ​ ‌‍​ ‍‌​ ‌ ​ ‌‌​ ​​​ ​​​‍‌‌​ ​‍​ ​‍​‍‌‌​ ‌‌‌​‌​​‍ ‍‌ ‌​‌‍‌‌‌ ‍​‌ ‌​​‍​‍‌ ‌: Located next to the Kavli Institute for Systems Neuroscience,
it’s a hub for world-class medical research and home to Nobel Prize winners.​​​​‌ ‍ ​‍​‍‌‍ ‌ ​‍‌‍‍‌‌‍‌ ‌‍‍‌‌‍ ‍​‍​‍​ ‍‍​‍​‍‌ ​ ‌‍​‌‌‍ ‍‌‍‍‌‌ ‌​‌ ‍‌​‍ ‍‌‍‍‌‌‍ ​‍​‍​‍ ​​‍​‍‌‍‍​‌ ​‍‌‍‌‌‌‍‌‍​‍​‍​ ‍‍​‍​‍‌‍‍​‌ ‌​‌ ‌​‌ ​​‌ ​ ​ ‍‍​‍ ​‍ ‌ ‌​‌ ​‍‌‍ ‌‍ ‍‌‍‌​‌‍‍​‌‍‌‌‌‍‍‌‌‍ ‌​‍ ‌‌‍​ ‌‍ ‌‍ ‌​‍ ‍‌ ​ ‌‍​‌‌‍ ‍‌‍‍‌‌ ‌​‌ ‍‌​‍ ‍‌ ​ ‌ ‌​‌ ‌‌‌‍‌​‌‍‍‌‌‍ ​‍ ‌‍‍‌‌‍ ‍‌ ‌​‌‍‌‌‌‍ ‍‌ ‌​​‍ ‌‍‌‌‌‍‌​‌‍‍‌‌ ‌​​‍ ‌‍ ‌‌‍ ‌‍‌​‌‍‌‌​ ‌‌ ​​‌ ​‍‌‍‌‌‌ ​ ‌‍‌‌‌‍ ‍‌ ‌​‌‍​‌‌ ‌​‌‍‍‌‌‍ ‌‍ ‍​ ‍ ‌‍‍‌‌‍‌​​ ‌‌‍‌‌​ ‌​​ ​ ​ ​‌​ ‌ ​ ​‌​ ‍​​ ​​​‍ ‌‌‍‌‍​ ‌ ‌‍​‌​ ‌‌​‍ ‌​ ‌​‌‍‌​‌‍‌​‌‍‌‌​‍ ‌​ ‍​‌‍‌​‌‍‌‌‌‍​‍​‍ ‌‌‍​‍​ ​‌​ ​‌​ ‌​​ ‌​‌‍‌​‌‍​ ​ ​ ‌‍​ ​ ​‍​ ‍​​ ‍‌​ ‍ ‌ ‌​‌ ‍‌‌ ​​‌‍‌‌​ ‌‌ ​​‌‍​‌‌‍‌ ‌‍‌‌​‍ ‍‌‍​‌‌ ​‍‌ ‌​‌‍‍‌‌‍​ ‌‍ ​‌‍‌‌​ ‍ ‌ ​​‌‍​‌‌ ‌​‌‍‍​​ ‌‌ ​ ‌‍‌‌‌‍​ ‌ ‌​‌‍‍‌‌‍ ‌‍ ‍‌ ​ ​‍‌‌​ ‌‌‌​​‍‌‌ ‌‍‍ ‌‍‌‌‌ ‍‌​‍‌‌​ ​ ‌​‌​​‍‌‌​ ​ ‌​‌​​‍‌‌​ ​‍​ ​‍‌‍‌​​ ‍​‌‍​ ‌‍‌‌​ ‍​​ ​‌‌‍​‍‌‍‌‍​ ​‌‌‍‌‍‌‍​‍​ ‍​​‍‌‌​ ​‍​ ​‍​‍‌‌​ ‌‌‌​‌​​‍ ‍‌‍‍‌‌ ‌​‌‍‌‌‌‍ ‌‌ ​ ​‍‌‌​ ‌‌‌​​‍‌‌ ‌‍‍ ‌‍‌‌‌ ‍‌​‍‌‌​ ​ ‌​‌​​‍‌‌​ ​ ‌​‌​​‍‌‌​ ​‍​ ​‍​ ​​​ ​​‌‍​‌​ ​‌​ ‌ ​ ‌ ​ ‌‍‌‍‌​‌‍‌​‌‍​‌​ ‍​​ ‌​​‍‌‌​ ​‍​ ​‍​‍‌‌​ ‌‌‌​‌​​‍ ‍‌ ‌​‌‍‌‌‌ ‍​‌ ‌​​‍‌‌​ ‌‌‌​​‍‌‌ ‌‍‍ ‌‍‌‌‌ ‍‌​‍‌‌​ ​ ‌​‌​​‍‌‌​ ​ ‌​‌​​‍‌‌​ ​‍​ ​‍​ ‍​​ ‍‌​ ​‍​ ​‍‌‍‌‍‌‍​‍‌‍​ ​ ​ ‌‍‌‍​ ‍​​ ‌‍​ ​‌​‍‌‌​ ​‍​ ​‍​‍‌‌​ ‌‌‌​‌​​‍ ‍‌‍​ ‌‍‍​‌‍‍‌‌‍ ​‌‍‌​‌ ​‍‌‍‌‌‌‍ ‍​‍‌‌​ ‌‌‌​​‍‌‌ ‌‍‍ ‌‍‌‌‌ ‍‌​‍‌‌​ ​ ‌​‌​​‍‌‌​ ​ ‌​‌​​‍‌‌​ ​‍​ ​‍​ ​‍​ ​‌​ ​ ​ ​ ‌‍​‍​ ‍‌​ ‌ ​ ‌‍​ ‍‌​ ‌ ​ ‌‌​ ​​​ ​‌​‍‌‌​ ​‍​ ​‍​‍‌‌​ ‌‌‌​‌​​‍ ‍‌ ‌​‌‍‌‌‌ ‍​‌ ‌​​ ‌‍​‍‌‍​‌‌ ​ ‌‍‌‌‌‌‌‌‌ ​‍‌‍ ​​ ‌‌‍‍​‌ ‌​‌ ‌​‌ ​​‌ ​ ​‍‌‌​ ​ ‌​​‌​‍‌‌​ ​‍‌​‌‍​‍‌‌​ ​‍‌​‌‍‌ ‌​‌ ​‍‌‍ ‌‍ ‍‌‍‌​‌‍‍​‌‍‌‌‌‍‍‌‌‍ ‌​‍ ‌‌‍​ ‌‍ ‌‍ ‌​‍ ‍‌ ​ ‌‍​‌‌‍ ‍‌‍‍‌‌ ‌​‌ ‍‌​‍ ‍‌ ​ ‌ ‌​‌ ‌‌‌‍‌​‌‍‍‌‌‍ ​‍‌‍‌‍‍‌‌‍‌​​ ‌‌‍‌‌​ ‌​​ ​ ​ ​‌​ ‌ ​ ​‌​ ‍​​ ​​​‍ ‌‌‍‌‍​ ‌ ‌‍​‌​ ‌‌​‍ ‌​ ‌​‌‍‌​‌‍‌​‌‍‌‌​‍ ‌​ ‍​‌‍‌​‌‍‌‌‌‍​‍​‍ ‌‌‍​‍​ ​‌​ ​‌​ ‌​​ ‌​‌‍‌​‌‍​ ​ ​ ‌‍​ ​ ​‍​ ‍​​ ‍‌​‍‌‍‌ ‌​‌ ‍‌‌ ​​‌‍‌‌​ ‌‌ ​​‌‍​‌‌‍‌ ‌‍‌‌​‍ ‍‌‍​‌‌ ​‍‌ ‌​‌‍‍‌‌‍​ ‌‍ ​‌‍‌‌​‍‌‍‌ ​​‌‍​‌‌ ‌​‌‍‍​​ ‌‌ ​ ‌‍‌‌‌‍​ ‌ ‌​‌‍‍‌‌‍ ‌‍ ‍‌ ​ ​‍‌‌​ ‌‌‌​​‍‌‌ ‌‍‍ ‌‍‌‌‌ ‍‌​‍‌‌​ ​ ‌​‌​​‍‌‌​ ​ ‌​‌​​‍‌‌​ ​‍​ ​‍‌‍‌​​ ‍​‌‍​ ‌‍‌‌​ ‍​​ ​‌‌‍​‍‌‍‌‍​ ​‌‌‍‌‍‌‍​‍​ ‍​​‍‌‌​ ​‍​ ​‍​‍‌‌​ ‌‌‌​‌​​‍ ‍‌‍‍‌‌ ‌​‌‍‌‌‌‍ ‌‌ ​ ​‍‌‌​ ‌‌‌​​‍‌‌ ‌‍‍ ‌‍‌‌‌ ‍‌​‍‌‌​ ​ ‌​‌​​‍‌‌​ ​ ‌​‌​​‍‌‌​ ​‍​ ​‍​ ​​​ ​​‌‍​‌​ ​‌​ ‌ ​ ‌ ​ ‌‍‌‍‌​‌‍‌​‌‍​‌​ ‍​​ ‌​​‍‌‌​ ​‍​ ​‍​‍‌‌​ ‌‌‌​‌​​‍ ‍‌ ‌​‌‍‌‌‌ ‍​‌ ‌​​‍‌‌​ ‌‌‌​​‍‌‌ ‌‍‍ ‌‍‌‌‌ ‍‌​‍‌‌​ ​ ‌​‌​​‍‌‌​ ​ ‌​‌​​‍‌‌​ ​‍​ ​‍​ ‍​​ ‍‌​ ​‍​ ​‍‌‍‌‍‌‍​‍‌‍​ ​ ​ ‌‍‌‍​ ‍​​ ‌‍​ ​‌​‍‌‌​ ​‍​ ​‍​‍‌‌​ ‌‌‌​‌​​‍ ‍‌‍​ ‌‍‍​‌‍‍‌‌‍ ​‌‍‌​‌ ​‍‌‍‌‌‌‍ ‍​‍‌‌​ ‌‌‌​​‍‌‌ ‌‍‍ ‌‍‌‌‌ ‍‌​‍‌‌​ ​ ‌​‌​​‍‌‌​ ​ ‌​‌​​‍‌‌​ ​‍​ ​‍​ ​‍​ ​‌​ ​ ​ ​ ‌‍​‍​ ‍‌​ ‌ ​ ‌‍​ ‍‌​ ‌ ​ ‌‌​ ​​​ ​‌​‍‌‌​ ​‍​ ​‍​‍‌‌​ ‌‌‌​‌​​‍ ‍‌ ‌​‌‍‌‌‌ ‍​‌ ‌​​‍​‍‌ ‌
Teknobyen and Ocean Tech Centre​​​​‌ ‍ ​‍​‍‌‍ ‌ ​‍‌‍‍‌‌‍‌ ‌‍‍‌‌‍ ‍​‍​‍​ ‍‍​‍​‍‌ ​ ‌‍​‌‌‍ ‍‌‍‍‌‌ ‌​‌ ‍‌​‍ ‍‌‍‍‌‌‍ ​‍​‍​‍ ​​‍​‍‌‍‍​‌ ​‍‌‍‌‌‌‍‌‍​‍​‍​ ‍‍​‍​‍‌‍‍​‌ ‌​‌ ‌​‌ ​​‌ ​ ​ ‍‍​‍ ​‍ ‌ ‌​‌ ​‍‌‍ ‌‍ ‍‌‍‌​‌‍‍​‌‍‌‌‌‍‍‌‌‍ ‌​‍ ‌‌‍​ ‌‍ ‌‍ ‌​‍ ‍‌ ​ ‌‍​‌‌‍ ‍‌‍‍‌‌ ‌​‌ ‍‌​‍ ‍‌ ​ ‌ ‌​‌ ‌‌‌‍‌​‌‍‍‌‌‍ ​‍ ‌‍‍‌‌‍ ‍‌ ‌​‌‍‌‌‌‍ ‍‌ ‌​​‍ ‌‍‌‌‌‍‌​‌‍‍‌‌ ‌​​‍ ‌‍ ‌‌‍ ‌‍‌​‌‍‌‌​ ‌‌ ​​‌ ​‍‌‍‌‌‌ ​ ‌‍‌‌‌‍ ‍‌ ‌​‌‍​‌‌ ‌​‌‍‍‌‌‍ ‌‍ ‍​ ‍ ‌‍‍‌‌‍‌​​ ‌‌‍‌‌​ ‌​​ ​ ​ ​‌​ ‌ ​ ​‌​ ‍​​ ​​​‍ ‌‌‍‌‍​ ‌ ‌‍​‌​ ‌‌​‍ ‌​ ‌​‌‍‌​‌‍‌​‌‍‌‌​‍ ‌​ ‍​‌‍‌​‌‍‌‌‌‍​‍​‍ ‌‌‍​‍​ ​‌​ ​‌​ ‌​​ ‌​‌‍‌​‌‍​ ​ ​ ‌‍​ ​ ​‍​ ‍​​ ‍‌​ ‍ ‌ ‌​‌ ‍‌‌ ​​‌‍‌‌​ ‌‌ ​​‌‍​‌‌‍‌ ‌‍‌‌​‍ ‍‌‍​‌‌ ​‍‌ ‌​‌‍‍‌‌‍​ ‌‍ ​‌‍‌‌​ ‍ ‌ ​​‌‍​‌‌ ‌​‌‍‍​​ ‌‌ ​ ‌‍‌‌‌‍​ ‌ ‌​‌‍‍‌‌‍ ‌‍ ‍‌ ​ ​‍‌‌​ ‌‌‌​​‍‌‌ ‌‍‍ ‌‍‌‌‌ ‍‌​‍‌‌​ ​ ‌​‌​​‍‌‌​ ​ ‌​‌​​‍‌‌​ ​‍​ ​‍‌‍‌​​ ‍​‌‍​ ‌‍‌‌​ ‍​​ ​‌‌‍​‍‌‍‌‍​ ​‌‌‍‌‍‌‍​‍​ ‍​​‍‌‌​ ​‍​ ​‍​‍‌‌​ ‌‌‌​‌​​‍ ‍‌‍‍‌‌ ‌​‌‍‌‌‌‍ ‌‌ ​ ​‍‌‌​ ‌‌‌​​‍‌‌ ‌‍‍ ‌‍‌‌‌ ‍‌​‍‌‌​ ​ ‌​‌​​‍‌‌​ ​ ‌​‌​​‍‌‌​ ​‍​ ​‍​ ​​​ ​​‌‍​‌​ ​‌​ ‌ ​ ‌ ​ ‌‍‌‍‌​‌‍‌​‌‍​‌​ ‍​​ ‌​​‍‌‌​ ​‍​ ​‍​‍‌‌​ ‌‌‌​‌​​‍ ‍‌ ‌​‌‍‌‌‌ ‍​‌ ‌​​‍‌‌​ ‌‌‌​​‍‌‌ ‌‍‍ ‌‍‌‌‌ ‍‌​‍‌‌​ ​ ‌​‌​​‍‌‌​ ​ ‌​‌​​‍‌‌​ ​‍​ ​‍​ ‍‌‌‍‌‍‌‍​‍​ ‌​‌‍‌‍​ ‍‌​ ‌​‌‍​‌​ ‌ ​ ‌ ​ ‍‌‌‍​‌​‍‌‌​ ​‍​ ​‍​‍‌‌​ ‌‌‌​‌​​‍ ‍‌‍​ ‌‍‍​‌‍‍‌‌‍ ​‌‍‌​‌ ​‍‌‍‌‌‌‍ ‍​‍‌‌​ ‌‌‌​​‍‌‌ ‌‍‍ ‌‍‌‌‌ ‍‌​‍‌‌​ ​ ‌​‌​​‍‌‌​ ​ ‌​‌​​‍‌‌​ ​‍​ ​‍‌‍‌‍​ ‍‌​ ‌​​ ‌‌​ ​​​ ‌‌​ ‍‌​ ‌‌‌‍​‌‌‍‌‌​ ​​​ ‍‌​ ​​​‍‌‌​ ​‍​ ​‍​‍‌‌​ ‌‌‌​‌​​‍ ‍‌ ‌​‌‍‌‌‌ ‍​‌ ‌​​ ‌‍​‍‌‍​‌‌ ​ ‌‍‌‌‌‌‌‌‌ ​‍‌‍ ​​ ‌‌‍‍​‌ ‌​‌ ‌​‌ ​​‌ ​ ​‍‌‌​ ​ ‌​​‌​‍‌‌​ ​‍‌​‌‍​‍‌‌​ ​‍‌​‌‍‌ ‌​‌ ​‍‌‍ ‌‍ ‍‌‍‌​‌‍‍​‌‍‌‌‌‍‍‌‌‍ ‌​‍ ‌‌‍​ ‌‍ ‌‍ ‌​‍ ‍‌ ​ ‌‍​‌‌‍ ‍‌‍‍‌‌ ‌​‌ ‍‌​‍ ‍‌ ​ ‌ ‌​‌ ‌‌‌‍‌​‌‍‍‌‌‍ ​‍‌‍‌‍‍‌‌‍‌​​ ‌‌‍‌‌​ ‌​​ ​ ​ ​‌​ ‌ ​ ​‌​ ‍​​ ​​​‍ ‌‌‍‌‍​ ‌ ‌‍​‌​ ‌‌​‍ ‌​ ‌​‌‍‌​‌‍‌​‌‍‌‌​‍ ‌​ ‍​‌‍‌​‌‍‌‌‌‍​‍​‍ ‌‌‍​‍​ ​‌​ ​‌​ ‌​​ ‌​‌‍‌​‌‍​ ​ ​ ‌‍​ ​ ​‍​ ‍​​ ‍‌​‍‌‍‌ ‌​‌ ‍‌‌ ​​‌‍‌‌​ ‌‌ ​​‌‍​‌‌‍‌ ‌‍‌‌​‍ ‍‌‍​‌‌ ​‍‌ ‌​‌‍‍‌‌‍​ ‌‍ ​‌‍‌‌​‍‌‍‌ ​​‌‍​‌‌ ‌​‌‍‍​​ ‌‌ ​ ‌‍‌‌‌‍​ ‌ ‌​‌‍‍‌‌‍ ‌‍ ‍‌ ​ ​‍‌‌​ ‌‌‌​​‍‌‌ ‌‍‍ ‌‍‌‌‌ ‍‌​‍‌‌​ ​ ‌​‌​​‍‌‌​ ​ ‌​‌​​‍‌‌​ ​‍​ ​‍‌‍‌​​ ‍​‌‍​ ‌‍‌‌​ ‍​​ ​‌‌‍​‍‌‍‌‍​ ​‌‌‍‌‍‌‍​‍​ ‍​​‍‌‌​ ​‍​ ​‍​‍‌‌​ ‌‌‌​‌​​‍ ‍‌‍‍‌‌ ‌​‌‍‌‌‌‍ ‌‌ ​ ​‍‌‌​ ‌‌‌​​‍‌‌ ‌‍‍ ‌‍‌‌‌ ‍‌​‍‌‌​ ​ ‌​‌​​‍‌‌​ ​ ‌​‌​​‍‌‌​ ​‍​ ​‍​ ​​​ ​​‌‍​‌​ ​‌​ ‌ ​ ‌ ​ ‌‍‌‍‌​‌‍‌​‌‍​‌​ ‍​​ ‌​​‍‌‌​ ​‍​ ​‍​‍‌‌​ ‌‌‌​‌​​‍ ‍‌ ‌​‌‍‌‌‌ ‍​‌ ‌​​‍‌‌​ ‌‌‌​​‍‌‌ ‌‍‍ ‌‍‌‌‌ ‍‌​‍‌‌​ ​ ‌​‌​​‍‌‌​ ​ ‌​‌​​‍‌‌​ ​‍​ ​‍​ ‍‌‌‍‌‍‌‍​‍​ ‌​‌‍‌‍​ ‍‌​ ‌​‌‍​‌​ ‌ ​ ‌ ​ ‍‌‌‍​‌​‍‌‌​ ​‍​ ​‍​‍‌‌​ ‌‌‌​‌​​‍ ‍‌‍​ ‌‍‍​‌‍‍‌‌‍ ​‌‍‌​‌ ​‍‌‍‌‌‌‍ ‍​‍‌‌​ ‌‌‌​​‍‌‌ ‌‍‍ ‌‍‌‌‌ ‍‌​‍‌‌​ ​ ‌​‌​​‍‌‌​ ​ ‌​‌​​‍‌‌​ ​‍​ ​‍‌‍‌‍​ ‍‌​ ‌​​ ‌‌​ ​​​ ‌‌​ ‍‌​ ‌‌‌‍​‌‌‍‌‌​ ​​​ ‍‌​ ​​​‍‌‌​ ​‍​ ​‍​‍‌‌​ ‌‌‌​‌​​‍ ‍‌ ‌​‌‍‌‌‌ ‍​‌ ‌​​‍​‍‌ ‌: Newly established innovation hubs that are
driving advances in technology and ocean research.​​​​‌ ‍ ​‍​‍‌‍ ‌ ​‍‌‍‍‌‌‍‌ ‌‍‍‌‌‍ ‍​‍​‍​ ‍‍​‍​‍‌ ​ ‌‍​‌‌‍ ‍‌‍‍‌‌ ‌​‌ ‍‌​‍ ‍‌‍‍‌‌‍ ​‍​‍​‍ ​​‍​‍‌‍‍​‌ ​‍‌‍‌‌‌‍‌‍​‍​‍​ ‍‍​‍​‍‌‍‍​‌ ‌​‌ ‌​‌ ​​‌ ​ ​ ‍‍​‍ ​‍ ‌ ‌​‌ ​‍‌‍ ‌‍ ‍‌‍‌​‌‍‍​‌‍‌‌‌‍‍‌‌‍ ‌​‍ ‌‌‍​ ‌‍ ‌‍ ‌​‍ ‍‌ ​ ‌‍​‌‌‍ ‍‌‍‍‌‌ ‌​‌ ‍‌​‍ ‍‌ ​ ‌ ‌​‌ ‌‌‌‍‌​‌‍‍‌‌‍ ​‍ ‌‍‍‌‌‍ ‍‌ ‌​‌‍‌‌‌‍ ‍‌ ‌​​‍ ‌‍‌‌‌‍‌​‌‍‍‌‌ ‌​​‍ ‌‍ ‌‌‍ ‌‍‌​‌‍‌‌​ ‌‌ ​​‌ ​‍‌‍‌‌‌ ​ ‌‍‌‌‌‍ ‍‌ ‌​‌‍​‌‌ ‌​‌‍‍‌‌‍ ‌‍ ‍​ ‍ ‌‍‍‌‌‍‌​​ ‌‌‍‌‌​ ‌​​ ​ ​ ​‌​ ‌ ​ ​‌​ ‍​​ ​​​‍ ‌‌‍‌‍​ ‌ ‌‍​‌​ ‌‌​‍ ‌​ ‌​‌‍‌​‌‍‌​‌‍‌‌​‍ ‌​ ‍​‌‍‌​‌‍‌‌‌‍​‍​‍ ‌‌‍​‍​ ​‌​ ​‌​ ‌​​ ‌​‌‍‌​‌‍​ ​ ​ ‌‍​ ​ ​‍​ ‍​​ ‍‌​ ‍ ‌ ‌​‌ ‍‌‌ ​​‌‍‌‌​ ‌‌ ​​‌‍​‌‌‍‌ ‌‍‌‌​‍ ‍‌‍​‌‌ ​‍‌ ‌​‌‍‍‌‌‍​ ‌‍ ​‌‍‌‌​ ‍ ‌ ​​‌‍​‌‌ ‌​‌‍‍​​ ‌‌ ​ ‌‍‌‌‌‍​ ‌ ‌​‌‍‍‌‌‍ ‌‍ ‍‌ ​ ​‍‌‌​ ‌‌‌​​‍‌‌ ‌‍‍ ‌‍‌‌‌ ‍‌​‍‌‌​ ​ ‌​‌​​‍‌‌​ ​ ‌​‌​​‍‌‌​ ​‍​ ​‍‌‍‌​​ ‍​‌‍​ ‌‍‌‌​ ‍​​ ​‌‌‍​‍‌‍‌‍​ ​‌‌‍‌‍‌‍​‍​ ‍​​‍‌‌​ ​‍​ ​‍​‍‌‌​ ‌‌‌​‌​​‍ ‍‌‍‍‌‌ ‌​‌‍‌‌‌‍ ‌‌ ​ ​‍‌‌​ ‌‌‌​​‍‌‌ ‌‍‍ ‌‍‌‌‌ ‍‌​‍‌‌​ ​ ‌​‌​​‍‌‌​ ​ ‌​‌​​‍‌‌​ ​‍​ ​‍​ ​​​ ​​‌‍​‌​ ​‌​ ‌ ​ ‌ ​ ‌‍‌‍‌​‌‍‌​‌‍​‌​ ‍​​ ‌​​‍‌‌​ ​‍​ ​‍​‍‌‌​ ‌‌‌​‌​​‍ ‍‌ ‌​‌‍‌‌‌ ‍​‌ ‌​​‍‌‌​ ‌‌‌​​‍‌‌ ‌‍‍ ‌‍‌‌‌ ‍‌​‍‌‌​ ​ ‌​‌​​‍‌‌​ ​ ‌​‌​​‍‌‌​ ​‍​ ​‍​ ‍‌‌‍‌‍‌‍​‍​ ‌​‌‍‌‍​ ‍‌​ ‌​‌‍​‌​ ‌ ​ ‌ ​ ‍‌‌‍​‌​‍‌‌​ ​‍​ ​‍​‍‌‌​ ‌‌‌​‌​​‍ ‍‌‍​ ‌‍‍​‌‍‍‌‌‍ ​‌‍‌​‌ ​‍‌‍‌‌‌‍ ‍​‍‌‌​ ‌‌‌​​‍‌‌ ‌‍‍ ‌‍‌‌‌ ‍‌​‍‌‌​ ​ ‌​‌​​‍‌‌​ ​ ‌​‌​​‍‌‌​ ​‍​ ​‍‌‍‌‍​ ‍‌​ ‌​​ ‌‌​ ​​​ ‌‌​ ‍‌​ ‌‌‌‍​‌‌‍‌‌​ ​​​ ‍‌​ ​‌​‍‌‌​ ​‍​ ​‍​‍‌‌​ ‌‌‌​‌​​‍ ‍‌ ‌​‌‍‌‌‌ ‍​‌ ‌​​ ‌‍​‍‌‍​‌‌ ​ ‌‍‌‌‌‌‌‌‌ ​‍‌‍ ​​ ‌‌‍‍​‌ ‌​‌ ‌​‌ ​​‌ ​ ​‍‌‌​ ​ ‌​​‌​‍‌‌​ ​‍‌​‌‍​‍‌‌​ ​‍‌​‌‍‌ ‌​‌ ​‍‌‍ ‌‍ ‍‌‍‌​‌‍‍​‌‍‌‌‌‍‍‌‌‍ ‌​‍ ‌‌‍​ ‌‍ ‌‍ ‌​‍ ‍‌ ​ ‌‍​‌‌‍ ‍‌‍‍‌‌ ‌​‌ ‍‌​‍ ‍‌ ​ ‌ ‌​‌ ‌‌‌‍‌​‌‍‍‌‌‍ ​‍‌‍‌‍‍‌‌‍‌​​ ‌‌‍‌‌​ ‌​​ ​ ​ ​‌​ ‌ ​ ​‌​ ‍​​ ​​​‍ ‌‌‍‌‍​ ‌ ‌‍​‌​ ‌‌​‍ ‌​ ‌​‌‍‌​‌‍‌​‌‍‌‌​‍ ‌​ ‍​‌‍‌​‌‍‌‌‌‍​‍​‍ ‌‌‍​‍​ ​‌​ ​‌​ ‌​​ ‌​‌‍‌​‌‍​ ​ ​ ‌‍​ ​ ​‍​ ‍​​ ‍‌​‍‌‍‌ ‌​‌ ‍‌‌ ​​‌‍‌‌​ ‌‌ ​​‌‍​‌‌‍‌ ‌‍‌‌​‍ ‍‌‍​‌‌ ​‍‌ ‌​‌‍‍‌‌‍​ ‌‍ ​‌‍‌‌​‍‌‍‌ ​​‌‍​‌‌ ‌​‌‍‍​​ ‌‌ ​ ‌‍‌‌‌‍​ ‌ ‌​‌‍‍‌‌‍ ‌‍ ‍‌ ​ ​‍‌‌​ ‌‌‌​​‍‌‌ ‌‍‍ ‌‍‌‌‌ ‍‌​‍‌‌​ ​ ‌​‌​​‍‌‌​ ​ ‌​‌​​‍‌‌​ ​‍​ ​‍‌‍‌​​ ‍​‌‍​ ‌‍‌‌​ ‍​​ ​‌‌‍​‍‌‍‌‍​ ​‌‌‍‌‍‌‍​‍​ ‍​​‍‌‌​ ​‍​ ​‍​‍‌‌​ ‌‌‌​‌​​‍ ‍‌‍‍‌‌ ‌​‌‍‌‌‌‍ ‌‌ ​ ​‍‌‌​ ‌‌‌​​‍‌‌ ‌‍‍ ‌‍‌‌‌ ‍‌​‍‌‌​ ​ ‌​‌​​‍‌‌​ ​ ‌​‌​​‍‌‌​ ​‍​ ​‍​ ​​​ ​​‌‍​‌​ ​‌​ ‌ ​ ‌ ​ ‌‍‌‍‌​‌‍‌​‌‍​‌​ ‍​​ ‌​​‍‌‌​ ​‍​ ​‍​‍‌‌​ ‌‌‌​‌​​‍ ‍‌ ‌​‌‍‌‌‌ ‍​‌ ‌​​‍‌‌​ ‌‌‌​​‍‌‌ ‌‍‍ ‌‍‌‌‌ ‍‌​‍‌‌​ ​ ‌​‌​​‍‌‌​ ​ ‌​‌​​‍‌‌​ ​‍​ ​‍​ ‍‌‌‍‌‍‌‍​‍​ ‌​‌‍‌‍​ ‍‌​ ‌​‌‍​‌​ ‌ ​ ‌ ​ ‍‌‌‍​‌​‍‌‌​ ​‍​ ​‍​‍‌‌​ ‌‌‌​‌​​‍ ‍‌‍​ ‌‍‍​‌‍‍‌‌‍ ​‌‍‌​‌ ​‍‌‍‌‌‌‍ ‍​‍‌‌​ ‌‌‌​​‍‌‌ ‌‍‍ ‌‍‌‌‌ ‍‌​‍‌‌​ ​ ‌​‌​​‍‌‌​ ​ ‌​‌​​‍‌‌​ ​‍​ ​‍‌‍‌‍​ ‍‌​ ‌​​ ‌‌​ ​​​ ‌‌​ ‍‌​ ‌‌‌‍​‌‌‍‌‌​ ​​​ ‍‌​ ​‌​‍‌‌​ ​‍​ ​‍​‍‌‌​ ‌‌‌​‌​​‍ ‍‌ ‌​‌‍‌‌‌ ‍​‌ ‌​​‍​‍‌ ‌
Read more about ​​​​‌ ‍ ​‍​‍‌‍ ‌ ​‍‌‍‍‌‌‍‌ ‌‍‍‌‌‍ ‍​‍​‍​ ‍‍​‍​‍‌ ​ ‌‍​‌‌‍ ‍‌‍‍‌‌ ‌​‌ ‍‌​‍ ‍‌‍‍‌‌‍ ​‍​‍​‍ ​​‍​‍‌‍‍​‌ ​‍‌‍‌‌‌‍‌‍​‍​‍​ ‍‍​‍​‍‌‍‍​‌ ‌​‌ ‌​‌ ​​‌ ​ ​ ‍‍​‍ ​‍ ‌ ‌​‌ ​‍‌‍ ‌‍ ‍‌‍‌​‌‍‍​‌‍‌‌‌‍‍‌‌‍ ‌​‍ ‌‌‍​ ‌‍ ‌‍ ‌​‍ ‍‌ ​ ‌‍​‌‌‍ ‍‌‍‍‌‌ ‌​‌ ‍‌​‍ ‍‌ ​ ‌ ‌​‌ ‌‌‌‍‌​‌‍‍‌‌‍ ​‍ ‌‍‍‌‌‍ ‍‌ ‌​‌‍‌‌‌‍ ‍‌ ‌​​‍ ‌‍‌‌‌‍‌​‌‍‍‌‌ ‌​​‍ ‌‍ ‌‌‍ ‌‍‌​‌‍‌‌​ ‌‌ ​​‌ ​‍‌‍‌‌‌ ​ ‌‍‌‌‌‍ ‍‌ ‌​‌‍​‌‌ ‌​‌‍‍‌‌‍ ‌‍ ‍​ ‍ ‌‍‍‌‌‍‌​​ ‌‌‍‌‌​ ‌​​ ​ ​ ​‌​ ‌ ​ ​‌​ ‍​​ ​​​‍ ‌‌‍‌‍​ ‌ ‌‍​‌​ ‌‌​‍ ‌​ ‌​‌‍‌​‌‍‌​‌‍‌‌​‍ ‌​ ‍​‌‍‌​‌‍‌‌‌‍​‍​‍ ‌‌‍​‍​ ​‌​ ​‌​ ‌​​ ‌​‌‍‌​‌‍​ ​ ​ ‌‍​ ​ ​‍​ ‍​​ ‍‌​ ‍ ‌ ‌​‌ ‍‌‌ ​​‌‍‌‌​ ‌‌ ​​‌‍​‌‌‍‌ ‌‍‌‌​‍ ‍‌‍​‌‌ ​‍‌ ‌​‌‍‍‌‌‍​ ‌‍ ​‌‍‌‌​ ‍ ‌ ​​‌‍​‌‌ ‌​‌‍‍​​ ‌‌ ​ ‌‍‌‌‌‍​ ‌ ‌​‌‍‍‌‌‍ ‌‍ ‍‌ ​ ​‍‌‌​ ‌‌‌​​‍‌‌ ‌‍‍ ‌‍‌‌‌ ‍‌​‍‌‌​ ​ ‌​‌​​‍‌‌​ ​ ‌​‌​​‍‌‌​ ​‍​ ​‍‌‍‌​​ ‍​‌‍​ ‌‍‌‌​ ‍​​ ​‌‌‍​‍‌‍‌‍​ ​‌‌‍‌‍‌‍​‍​ ‍​​‍‌‌​ ​‍​ ​‍​‍‌‌​ ‌‌‌​‌​​‍ ‍‌‍‍‌‌ ‌​‌‍‌‌‌‍ ‌‌ ​ ​‍‌‌​ ‌‌‌​​‍‌‌ ‌‍‍ ‌‍‌‌‌ ‍‌​‍‌‌​ ​ ‌​‌​​‍‌‌​ ​ ‌​‌​​‍‌‌​ ​‍​ ​‍​ ​​​ ​​‌‍​‌​ ​‌​ ‌ ​ ‌ ​ ‌‍‌‍‌​‌‍‌​‌‍​‌​ ‍​​ ‌​​‍‌‌​ ​‍​ ​‍​‍‌‌​ ‌‌‌​‌​​‍ ‍‌ ‌​‌‍‌‌‌ ‍​‌ ‌​​‍‌‌​ ‌‌‌​​‍‌‌ ‌‍‍ ‌‍‌‌‌ ‍‌​‍‌‌​ ​ ‌​‌​​‍‌‌​ ​ ‌​‌​​‍‌‌​ ​‍​ ​‍​ ‌‍‌‍‌‍‌‍​‌​ ​ ‌‍‌‍​ ​ ​ ​ ​ ‌‍​ ​‌​ ‌​‌‍‌‍‌‍​‍​‍‌‌​ ​‍​ ​‍​‍‌‌​ ‌‌‌​‌​​‍ ‍‌‍​ ‌‍‍​‌‍‍‌‌‍ ​‌‍‌​‌ ​‍‌‍‌‌‌‍ ‍​‍‌‌​ ‌‌‌​​‍‌‌ ‌‍‍ ‌‍‌‌‌ ‍‌​‍‌‌​ ​ ‌​‌​​‍‌‌​ ​ ‌​‌​​‍‌‌​ ​‍​ ​‍​ ‌‌​ ‌‌​ ​‍‌‍​ ​ ​​​ ‌‍‌‍​ ‌‍‌​​ ‍‌​ ‌ ​ ‍​‌‍‌‍​ ​​​‍‌‌​ ​‍​ ​‍​‍‌‌​ ‌‌‌​‌​​‍ ‍‌ ‌​‌‍‌‌‌ ‍​‌ ‌​​ ‌‍​‍‌‍​‌‌ ​ ‌‍‌‌‌‌‌‌‌ ​‍‌‍ ​​ ‌‌‍‍​‌ ‌​‌ ‌​‌ ​​‌ ​ ​‍‌‌​ ​ ‌​​‌​‍‌‌​ ​‍‌​‌‍​‍‌‌​ ​‍‌​‌‍‌ ‌​‌ ​‍‌‍ ‌‍ ‍‌‍‌​‌‍‍​‌‍‌‌‌‍‍‌‌‍ ‌​‍ ‌‌‍​ ‌‍ ‌‍ ‌​‍ ‍‌ ​ ‌‍​‌‌‍ ‍‌‍‍‌‌ ‌​‌ ‍‌​‍ ‍‌ ​ ‌ ‌​‌ ‌‌‌‍‌​‌‍‍‌‌‍ ​‍‌‍‌‍‍‌‌‍‌​​ ‌‌‍‌‌​ ‌​​ ​ ​ ​‌​ ‌ ​ ​‌​ ‍​​ ​​​‍ ‌‌‍‌‍​ ‌ ‌‍​‌​ ‌‌​‍ ‌​ ‌​‌‍‌​‌‍‌​‌‍‌‌​‍ ‌​ ‍​‌‍‌​‌‍‌‌‌‍​‍​‍ ‌‌‍​‍​ ​‌​ ​‌​ ‌​​ ‌​‌‍‌​‌‍​ ​ ​ ‌‍​ ​ ​‍​ ‍​​ ‍‌​‍‌‍‌ ‌​‌ ‍‌‌ ​​‌‍‌‌​ ‌‌ ​​‌‍​‌‌‍‌ ‌‍‌‌​‍ ‍‌‍​‌‌ ​‍‌ ‌​‌‍‍‌‌‍​ ‌‍ ​‌‍‌‌​‍‌‍‌ ​​‌‍​‌‌ ‌​‌‍‍​​ ‌‌ ​ ‌‍‌‌‌‍​ ‌ ‌​‌‍‍‌‌‍ ‌‍ ‍‌ ​ ​‍‌‌​ ‌‌‌​​‍‌‌ ‌‍‍ ‌‍‌‌‌ ‍‌​‍‌‌​ ​ ‌​‌​​‍‌‌​ ​ ‌​‌​​‍‌‌​ ​‍​ ​‍‌‍‌​​ ‍​‌‍​ ‌‍‌‌​ ‍​​ ​‌‌‍​‍‌‍‌‍​ ​‌‌‍‌‍‌‍​‍​ ‍​​‍‌‌​ ​‍​ ​‍​‍‌‌​ ‌‌‌​‌​​‍ ‍‌‍‍‌‌ ‌​‌‍‌‌‌‍ ‌‌ ​ ​‍‌‌​ ‌‌‌​​‍‌‌ ‌‍‍ ‌‍‌‌‌ ‍‌​‍‌‌​ ​ ‌​‌​​‍‌‌​ ​ ‌​‌​​‍‌‌​ ​‍​ ​‍​ ​​​ ​​‌‍​‌​ ​‌​ ‌ ​ ‌ ​ ‌‍‌‍‌​‌‍‌​‌‍​‌​ ‍​​ ‌​​‍‌‌​ ​‍​ ​‍​‍‌‌​ ‌‌‌​‌​​‍ ‍‌ ‌​‌‍‌‌‌ ‍​‌ ‌​​‍‌‌​ ‌‌‌​​‍‌‌ ‌‍‍ ‌‍‌‌‌ ‍‌​‍‌‌​ ​ ‌​‌​​‍‌‌​ ​ ‌​‌​​‍‌‌​ ​‍​ ​‍​ ‌‍‌‍‌‍‌‍​‌​ ​ ‌‍‌‍​ ​ ​ ​ ​ ‌‍​ ​‌​ ‌​‌‍‌‍‌‍​‍​‍‌‌​ ​‍​ ​‍​‍‌‌​ ‌‌‌​‌​​‍ ‍‌‍​ ‌‍‍​‌‍‍‌‌‍ ​‌‍‌​‌ ​‍‌‍‌‌‌‍ ‍​‍‌‌​ ‌‌‌​​‍‌‌ ‌‍‍ ‌‍‌‌‌ ‍‌​‍‌‌​ ​ ‌​‌​​‍‌‌​ ​ ‌​‌​​‍‌‌​ ​‍​ ​‍​ ‌‌​ ‌‌​ ​‍‌‍​ ​ ​​​ ‌‍‌‍​ ‌‍‌​​ ‍‌​ ‌ ​ ‍​‌‍‌‍​ ​​​‍‌‌​ ​‍​ ​‍​‍‌‌​ ‌‌‌​‌​​‍ ‍‌ ‌​‌‍‌‌‌ ‍​‌ ‌​​‍​‍‌ ‌ higher education opportunities in Trondheim​​​​‌ ‍ ​‍​‍‌‍ ‌ ​‍‌‍‍‌‌‍‌ ‌‍‍‌‌‍ ‍​‍​‍​ ‍‍​‍​‍‌ ​ ‌‍​‌‌‍ ‍‌‍‍‌‌ ‌​‌ ‍‌​‍ ‍‌‍‍‌‌‍ ​‍​‍​‍ ​​‍​‍‌‍‍​‌ ​‍‌‍‌‌‌‍‌‍​‍​‍​ ‍‍​‍​‍‌‍‍​‌ ‌​‌ ‌​‌ ​​‌ ​ ​ ‍‍​‍ ​‍ ‌ ‌​‌ ​‍‌‍ ‌‍ ‍‌‍‌​‌‍‍​‌‍‌‌‌‍‍‌‌‍ ‌​‍ ‌‌‍​ ‌‍ ‌‍ ‌​‍ ‍‌ ​ ‌‍​‌‌‍ ‍‌‍‍‌‌ ‌​‌ ‍‌​‍ ‍‌ ​ ‌ ‌​‌ ‌‌‌‍‌​‌‍‍‌‌‍ ​‍ ‌‍‍‌‌‍ ‍‌ ‌​‌‍‌‌‌‍ ‍‌ ‌​​‍ ‌‍‌‌‌‍‌​‌‍‍‌‌ ‌​​‍ ‌‍ ‌‌‍ ‌‍‌​‌‍‌‌​ ‌‌ ​​‌ ​‍‌‍‌‌‌ ​ ‌‍‌‌‌‍ ‍‌ ‌​‌‍​‌‌ ‌​‌‍‍‌‌‍ ‌‍ ‍​ ‍ ‌‍‍‌‌‍‌​​ ‌‌‍‌‌​ ‌​​ ​ ​ ​‌​ ‌ ​ ​‌​ ‍​​ ​​​‍ ‌‌‍‌‍​ ‌ ‌‍​‌​ ‌‌​‍ ‌​ ‌​‌‍‌​‌‍‌​‌‍‌‌​‍ ‌​ ‍​‌‍‌​‌‍‌‌‌‍​‍​‍ ‌‌‍​‍​ ​‌​ ​‌​ ‌​​ ‌​‌‍‌​‌‍​ ​ ​ ‌‍​ ​ ​‍​ ‍​​ ‍‌​ ‍ ‌ ‌​‌ ‍‌‌ ​​‌‍‌‌​ ‌‌ ​​‌‍​‌‌‍‌ ‌‍‌‌​‍ ‍‌‍​‌‌ ​‍‌ ‌​‌‍‍‌‌‍​ ‌‍ ​‌‍‌‌​ ‍ ‌ ​​‌‍​‌‌ ‌​‌‍‍​​ ‌‌ ​ ‌‍‌‌‌‍​ ‌ ‌​‌‍‍‌‌‍ ‌‍ ‍‌ ​ ​‍‌‌​ ‌‌‌​​‍‌‌ ‌‍‍ ‌‍‌‌‌ ‍‌​‍‌‌​ ​ ‌​‌​​‍‌‌​ ​ ‌​‌​​‍‌‌​ ​‍​ ​‍‌‍‌​​ ‍​‌‍​ ‌‍‌‌​ ‍​​ ​‌‌‍​‍‌‍‌‍​ ​‌‌‍‌‍‌‍​‍​ ‍​​‍‌‌​ ​‍​ ​‍​‍‌‌​ ‌‌‌​‌​​‍ ‍‌‍‍‌‌ ‌​‌‍‌‌‌‍ ‌‌ ​ ​‍‌‌​ ‌‌‌​​‍‌‌ ‌‍‍ ‌‍‌‌‌ ‍‌​‍‌‌​ ​ ‌​‌​​‍‌‌​ ​ ‌​‌​​‍‌‌​ ​‍​ ​‍​ ​​​ ​​‌‍​‌​ ​‌​ ‌ ​ ‌ ​ ‌‍‌‍‌​‌‍‌​‌‍​‌​ ‍​​ ‌​​‍‌‌​ ​‍​ ​‍​‍‌‌​ ‌‌‌​‌​​‍ ‍‌ ‌​‌‍‌‌‌ ‍​‌ ‌​​‍‌‌​ ‌‌‌​​‍‌‌ ‌‍‍ ‌‍‌‌‌ ‍‌​‍‌‌​ ​ ‌​‌​​‍‌‌​ ​ ‌​‌​​‍‌‌​ ​‍​ ​‍​ ‌‍‌‍‌‍‌‍​‌​ ​ ‌‍‌‍​ ​ ​ ​ ​ ‌‍​ ​‌​ ‌​‌‍‌‍‌‍​‍​‍‌‌​ ​‍​ ​‍​‍‌‌​ ‌‌‌​‌​​‍ ‍‌‍​ ‌‍‍​‌‍‍‌‌‍ ​‌‍‌​‌ ​‍‌‍‌‌‌‍ ‍​‍‌‌​ ‌‌‌​​‍‌‌ ‌‍‍ ‌‍‌‌‌ ‍‌​‍‌‌​ ​ ‌​‌​​‍‌‌​ ​ ‌​‌​​‍‌‌​ ​‍​ ​‍​ ‌ ​ ‌‍​ ‍​‌‍​‍‌‍​‌​ ‌ ​ ​​​ ‌​​ ‍‌‌‍​‌‌‍‌‌​ ‍​​‍‌‌​ ​‍​ ​‍​‍‌‌​ ‌‌‌​‌​​‍ ‍‌ ‌​‌‍‌‌‌ ‍​‌ ‌​​ ‌‍​‍‌‍​‌‌ ​ ‌‍‌‌‌‌‌‌‌ ​‍‌‍ ​​ ‌‌‍‍​‌ ‌​‌ ‌​‌ ​​‌ ​ ​‍‌‌​ ​ ‌​​‌​‍‌‌​ ​‍‌​‌‍​‍‌‌​ ​‍‌​‌‍‌ ‌​‌ ​‍‌‍ ‌‍ ‍‌‍‌​‌‍‍​‌‍‌‌‌‍‍‌‌‍ ‌​‍ ‌‌‍​ ‌‍ ‌‍ ‌​‍ ‍‌ ​ ‌‍​‌‌‍ ‍‌‍‍‌‌ ‌​‌ ‍‌​‍ ‍‌ ​ ‌ ‌​‌ ‌‌‌‍‌​‌‍‍‌‌‍ ​‍‌‍‌‍‍‌‌‍‌​​ ‌‌‍‌‌​ ‌​​ ​ ​ ​‌​ ‌ ​ ​‌​ ‍​​ ​​​‍ ‌‌‍‌‍​ ‌ ‌‍​‌​ ‌‌​‍ ‌​ ‌​‌‍‌​‌‍‌​‌‍‌‌​‍ ‌​ ‍​‌‍‌​‌‍‌‌‌‍​‍​‍ ‌‌‍​‍​ ​‌​ ​‌​ ‌​​ ‌​‌‍‌​‌‍​ ​ ​ ‌‍​ ​ ​‍​ ‍​​ ‍‌​‍‌‍‌ ‌​‌ ‍‌‌ ​​‌‍‌‌​ ‌‌ ​​‌‍​‌‌‍‌ ‌‍‌‌​‍ ‍‌‍​‌‌ ​‍‌ ‌​‌‍‍‌‌‍​ ‌‍ ​‌‍‌‌​‍‌‍‌ ​​‌‍​‌‌ ‌​‌‍‍​​ ‌‌ ​ ‌‍‌‌‌‍​ ‌ ‌​‌‍‍‌‌‍ ‌‍ ‍‌ ​ ​‍‌‌​ ‌‌‌​​‍‌‌ ‌‍‍ ‌‍‌‌‌ ‍‌​‍‌‌​ ​ ‌​‌​​‍‌‌​ ​ ‌​‌​​‍‌‌​ ​‍​ ​‍‌‍‌​​ ‍​‌‍​ ‌‍‌‌​ ‍​​ ​‌‌‍​‍‌‍‌‍​ ​‌‌‍‌‍‌‍​‍​ ‍​​‍‌‌​ ​‍​ ​‍​‍‌‌​ ‌‌‌​‌​​‍ ‍‌‍‍‌‌ ‌​‌‍‌‌‌‍ ‌‌ ​ ​‍‌‌​ ‌‌‌​​‍‌‌ ‌‍‍ ‌‍‌‌‌ ‍‌​‍‌‌​ ​ ‌​‌​​‍‌‌​ ​ ‌​‌​​‍‌‌​ ​‍​ ​‍​ ​​​ ​​‌‍​‌​ ​‌​ ‌ ​ ‌ ​ ‌‍‌‍‌​‌‍‌​‌‍​‌​ ‍​​ ‌​​‍‌‌​ ​‍​ ​‍​‍‌‌​ ‌‌‌​‌​​‍ ‍‌ ‌​‌‍‌‌‌ ‍​‌ ‌​​‍‌‌​ ‌‌‌​​‍‌‌ ‌‍‍ ‌‍‌‌‌ ‍‌​‍‌‌​ ​ ‌​‌​​‍‌‌​ ​ ‌​‌​​‍‌‌​ ​‍​ ​‍​ ‌‍‌‍‌‍‌‍​‌​ ​ ‌‍‌‍​ ​ ​ ​ ​ ‌‍​ ​‌​ ‌​‌‍‌‍‌‍​‍​‍‌‌​ ​‍​ ​‍​‍‌‌​ ‌‌‌​‌​​‍ ‍‌‍​ ‌‍‍​‌‍‍‌‌‍ ​‌‍‌​‌ ​‍‌‍‌‌‌‍ ‍​‍‌‌​ ‌‌‌​​‍‌‌ ‌‍‍ ‌‍‌‌‌ ‍‌​‍‌‌​ ​ ‌​‌​​‍‌‌​ ​ ‌​‌​​‍‌‌​ ​‍​ ​‍​ ‌ ​ ‌‍​ ‍​‌‍​‍‌‍​‌​ ‌ ​ ​​​ ‌​​ ‍‌‌‍​‌‌‍‌‌​ ‍​​‍‌‌​ ​‍​ ​‍​‍‌‌​ ‌‌‌​‌​​‍ ‍‌ ‌​‌‍‌‌‌ ‍​‌ ‌​​‍​‍‌ ‌. You can also ​​​​‌ ‍ ​‍​‍‌‍ ‌ ​‍‌‍‍‌‌‍‌ ‌‍‍‌‌‍ ‍​‍​‍​ ‍‍​‍​‍‌ ​ ‌‍​‌‌‍ ‍‌‍‍‌‌ ‌​‌ ‍‌​‍ ‍‌‍‍‌‌‍ ​‍​‍​‍ ​​‍​‍‌‍‍​‌ ​‍‌‍‌‌‌‍‌‍​‍​‍​ ‍‍​‍​‍‌‍‍​‌ ‌​‌ ‌​‌ ​​‌ ​ ​ ‍‍​‍ ​‍ ‌ ‌​‌ ​‍‌‍ ‌‍ ‍‌‍‌​‌‍‍​‌‍‌‌‌‍‍‌‌‍ ‌​‍ ‌‌‍​ ‌‍ ‌‍ ‌​‍ ‍‌ ​ ‌‍​‌‌‍ ‍‌‍‍‌‌ ‌​‌ ‍‌​‍ ‍‌ ​ ‌ ‌​‌ ‌‌‌‍‌​‌‍‍‌‌‍ ​‍ ‌‍‍‌‌‍ ‍‌ ‌​‌‍‌‌‌‍ ‍‌ ‌​​‍ ‌‍‌‌‌‍‌​‌‍‍‌‌ ‌​​‍ ‌‍ ‌‌‍ ‌‍‌​‌‍‌‌​ ‌‌ ​​‌ ​‍‌‍‌‌‌ ​ ‌‍‌‌‌‍ ‍‌ ‌​‌‍​‌‌ ‌​‌‍‍‌‌‍ ‌‍ ‍​ ‍ ‌‍‍‌‌‍‌​​ ‌‌‍‌‌​ ‌​​ ​ ​ ​‌​ ‌ ​ ​‌​ ‍​​ ​​​‍ ‌‌‍‌‍​ ‌ ‌‍​‌​ ‌‌​‍ ‌​ ‌​‌‍‌​‌‍‌​‌‍‌‌​‍ ‌​ ‍​‌‍‌​‌‍‌‌‌‍​‍​‍ ‌‌‍​‍​ ​‌​ ​‌​ ‌​​ ‌​‌‍‌​‌‍​ ​ ​ ‌‍​ ​ ​‍​ ‍​​ ‍‌​ ‍ ‌ ‌​‌ ‍‌‌ ​​‌‍‌‌​ ‌‌ ​​‌‍​‌‌‍‌ ‌‍‌‌​‍ ‍‌‍​‌‌ ​‍‌ ‌​‌‍‍‌‌‍​ ‌‍ ​‌‍‌‌​ ‍ ‌ ​​‌‍​‌‌ ‌​‌‍‍​​ ‌‌ ​ ‌‍‌‌‌‍​ ‌ ‌​‌‍‍‌‌‍ ‌‍ ‍‌ ​ ​‍‌‌​ ‌‌‌​​‍‌‌ ‌‍‍ ‌‍‌‌‌ ‍‌​‍‌‌​ ​ ‌​‌​​‍‌‌​ ​ ‌​‌​​‍‌‌​ ​‍​ ​‍‌‍‌​​ ‍​‌‍​ ‌‍‌‌​ ‍​​ ​‌‌‍​‍‌‍‌‍​ ​‌‌‍‌‍‌‍​‍​ ‍​​‍‌‌​ ​‍​ ​‍​‍‌‌​ ‌‌‌​‌​​‍ ‍‌‍‍‌‌ ‌​‌‍‌‌‌‍ ‌‌ ​ ​‍‌‌​ ‌‌‌​​‍‌‌ ‌‍‍ ‌‍‌‌‌ ‍‌​‍‌‌​ ​ ‌​‌​​‍‌‌​ ​ ‌​‌​​‍‌‌​ ​‍​ ​‍​ ​​​ ​​‌‍​‌​ ​‌​ ‌ ​ ‌ ​ ‌‍‌‍‌​‌‍‌​‌‍​‌​ ‍​​ ‌​​‍‌‌​ ​‍​ ​‍​‍‌‌​ ‌‌‌​‌​​‍ ‍‌ ‌​‌‍‌‌‌ ‍​‌ ‌​​‍‌‌​ ‌‌‌​​‍‌‌ ‌‍‍ ‌‍‌‌‌ ‍‌​‍‌‌​ ​ ‌​‌​​‍‌‌​ ​ ‌​‌​​‍‌‌​ ​‍​ ​‍​ ‌‍‌‍‌‍‌‍​‌​ ​ ‌‍‌‍​ ​ ​ ​ ​ ‌‍​ ​‌​ ‌​‌‍‌‍‌‍​‍​‍‌‌​ ​‍​ ​‍​‍‌‌​ ‌‌‌​‌​​‍ ‍‌‍​ ‌‍‍​‌‍‍‌‌‍ ​‌‍‌​‌ ​‍‌‍‌‌‌‍ ‍​‍‌‌​ ‌‌‌​​‍‌‌ ‌‍‍ ‌‍‌‌‌ ‍‌​‍‌‌​ ​ ‌​‌​​‍‌‌​ ​ ‌​‌​​‍‌‌​ ​‍​ ​‍​ ‌‍​ ‌ ​ ‌ ‌‍​ ​ ‍​‌‍​ ​ ​‌​ ‌‍​ ​‌‌‍​ ​ ‌ ​ ​​​‍‌‌​ ​‍​ ​‍​‍‌‌​ ‌‌‌​‌​​‍ ‍‌ ‌​‌‍‌‌‌ ‍​‌ ‌​​ ‌‍​‍‌‍​‌‌ ​ ‌‍‌‌‌‌‌‌‌ ​‍‌‍ ​​ ‌‌‍‍​‌ ‌​‌ ‌​‌ ​​‌ ​ ​‍‌‌​ ​ ‌​​‌​‍‌‌​ ​‍‌​‌‍​‍‌‌​ ​‍‌​‌‍‌ ‌​‌ ​‍‌‍ ‌‍ ‍‌‍‌​‌‍‍​‌‍‌‌‌‍‍‌‌‍ ‌​‍ ‌‌‍​ ‌‍ ‌‍ ‌​‍ ‍‌ ​ ‌‍​‌‌‍ ‍‌‍‍‌‌ ‌​‌ ‍‌​‍ ‍‌ ​ ‌ ‌​‌ ‌‌‌‍‌​‌‍‍‌‌‍ ​‍‌‍‌‍‍‌‌‍‌​​ ‌‌‍‌‌​ ‌​​ ​ ​ ​‌​ ‌ ​ ​‌​ ‍​​ ​​​‍ ‌‌‍‌‍​ ‌ ‌‍​‌​ ‌‌​‍ ‌​ ‌​‌‍‌​‌‍‌​‌‍‌‌​‍ ‌​ ‍​‌‍‌​‌‍‌‌‌‍​‍​‍ ‌‌‍​‍​ ​‌​ ​‌​ ‌​​ ‌​‌‍‌​‌‍​ ​ ​ ‌‍​ ​ ​‍​ ‍​​ ‍‌​‍‌‍‌ ‌​‌ ‍‌‌ ​​‌‍‌‌​ ‌‌ ​​‌‍​‌‌‍‌ ‌‍‌‌​‍ ‍‌‍​‌‌ ​‍‌ ‌​‌‍‍‌‌‍​ ‌‍ ​‌‍‌‌​‍‌‍‌ ​​‌‍​‌‌ ‌​‌‍‍​​ ‌‌ ​ ‌‍‌‌‌‍​ ‌ ‌​‌‍‍‌‌‍ ‌‍ ‍‌ ​ ​‍‌‌​ ‌‌‌​​‍‌‌ ‌‍‍ ‌‍‌‌‌ ‍‌​‍‌‌​ ​ ‌​‌​​‍‌‌​ ​ ‌​‌​​‍‌‌​ ​‍​ ​‍‌‍‌​​ ‍​‌‍​ ‌‍‌‌​ ‍​​ ​‌‌‍​‍‌‍‌‍​ ​‌‌‍‌‍‌‍​‍​ ‍​​‍‌‌​ ​‍​ ​‍​‍‌‌​ ‌‌‌​‌​​‍ ‍‌‍‍‌‌ ‌​‌‍‌‌‌‍ ‌‌ ​ ​‍‌‌​ ‌‌‌​​‍‌‌ ‌‍‍ ‌‍‌‌‌ ‍‌​‍‌‌​ ​ ‌​‌​​‍‌‌​ ​ ‌​‌​​‍‌‌​ ​‍​ ​‍​ ​​​ ​​‌‍​‌​ ​‌​ ‌ ​ ‌ ​ ‌‍‌‍‌​‌‍‌​‌‍​‌​ ‍​​ ‌​​‍‌‌​ ​‍​ ​‍​‍‌‌​ ‌‌‌​‌​​‍ ‍‌ ‌​‌‍‌‌‌ ‍​‌ ‌​​‍‌‌​ ‌‌‌​​‍‌‌ ‌‍‍ ‌‍‌‌‌ ‍‌​‍‌‌​ ​ ‌​‌​​‍‌‌​ ​ ‌​‌​​‍‌‌​ ​‍​ ​‍​ ‌‍‌‍‌‍‌‍​‌​ ​ ‌‍‌‍​ ​ ​ ​ ​ ‌‍​ ​‌​ ‌​‌‍‌‍‌‍​‍​‍‌‌​ ​‍​ ​‍​‍‌‌​ ‌‌‌​‌​​‍ ‍‌‍​ ‌‍‍​‌‍‍‌‌‍ ​‌‍‌​‌ ​‍‌‍‌‌‌‍ ‍​‍‌‌​ ‌‌‌​​‍‌‌ ‌‍‍ ‌‍‌‌‌ ‍‌​‍‌‌​ ​ ‌​‌​​‍‌‌​ ​ ‌​‌​​‍‌‌​ ​‍​ ​‍​ ‌‍​ ‌ ​ ‌ ‌‍​ ​ ‍​‌‍​ ​ ​‌​ ‌‍​ ​‌‌‍​ ​ ‌ ​ ​​​‍‌‌​ ​‍​ ​‍​‍‌‌​ ‌‌‌​‌​​‍ ‍‌ ‌​‌‍‌‌‌ ‍​‌ ‌​​‍​‍‌ ‌
explore Trondheim's universities and research institutions​​​​‌ ‍ ​‍​‍‌‍ ‌ ​‍‌‍‍‌‌‍‌ ‌‍‍‌‌‍ ‍​‍​‍​ ‍‍​‍​‍‌ ​ ‌‍​‌‌‍ ‍‌‍‍‌‌ ‌​‌ ‍‌​‍ ‍‌‍‍‌‌‍ ​‍​‍​‍ ​​‍​‍‌‍‍​‌ ​‍‌‍‌‌‌‍‌‍​‍​‍​ ‍‍​‍​‍‌‍‍​‌ ‌​‌ ‌​‌ ​​‌ ​ ​ ‍‍​‍ ​‍ ‌ ‌​‌ ​‍‌‍ ‌‍ ‍‌‍‌​‌‍‍​‌‍‌‌‌‍‍‌‌‍ ‌​‍ ‌‌‍​ ‌‍ ‌‍ ‌​‍ ‍‌ ​ ‌‍​‌‌‍ ‍‌‍‍‌‌ ‌​‌ ‍‌​‍ ‍‌ ​ ‌ ‌​‌ ‌‌‌‍‌​‌‍‍‌‌‍ ​‍ ‌‍‍‌‌‍ ‍‌ ‌​‌‍‌‌‌‍ ‍‌ ‌​​‍ ‌‍‌‌‌‍‌​‌‍‍‌‌ ‌​​‍ ‌‍ ‌‌‍ ‌‍‌​‌‍‌‌​ ‌‌ ​​‌ ​‍‌‍‌‌‌ ​ ‌‍‌‌‌‍ ‍‌ ‌​‌‍​‌‌ ‌​‌‍‍‌‌‍ ‌‍ ‍​ ‍ ‌‍‍‌‌‍‌​​ ‌‌‍‌‌​ ‌​​ ​ ​ ​‌​ ‌ ​ ​‌​ ‍​​ ​​​‍ ‌‌‍‌‍​ ‌ ‌‍​‌​ ‌‌​‍ ‌​ ‌​‌‍‌​‌‍‌​‌‍‌‌​‍ ‌​ ‍​‌‍‌​‌‍‌‌‌‍​‍​‍ ‌‌‍​‍​ ​‌​ ​‌​ ‌​​ ‌​‌‍‌​‌‍​ ​ ​ ‌‍​ ​ ​‍​ ‍​​ ‍‌​ ‍ ‌ ‌​‌ ‍‌‌ ​​‌‍‌‌​ ‌‌ ​​‌‍​‌‌‍‌ ‌‍‌‌​‍ ‍‌‍​‌‌ ​‍‌ ‌​‌‍‍‌‌‍​ ‌‍ ​‌‍‌‌​ ‍ ‌ ​​‌‍​‌‌ ‌​‌‍‍​​ ‌‌ ​ ‌‍‌‌‌‍​ ‌ ‌​‌‍‍‌‌‍ ‌‍ ‍‌ ​ ​‍‌‌​ ‌‌‌​​‍‌‌ ‌‍‍ ‌‍‌‌‌ ‍‌​‍‌‌​ ​ ‌​‌​​‍‌‌​ ​ ‌​‌​​‍‌‌​ ​‍​ ​‍‌‍‌​​ ‍​‌‍​ ‌‍‌‌​ ‍​​ ​‌‌‍​‍‌‍‌‍​ ​‌‌‍‌‍‌‍​‍​ ‍​​‍‌‌​ ​‍​ ​‍​‍‌‌​ ‌‌‌​‌​​‍ ‍‌‍‍‌‌ ‌​‌‍‌‌‌‍ ‌‌ ​ ​‍‌‌​ ‌‌‌​​‍‌‌ ‌‍‍ ‌‍‌‌‌ ‍‌​‍‌‌​ ​ ‌​‌​​‍‌‌​ ​ ‌​‌​​‍‌‌​ ​‍​ ​‍​ ​​​ ​​‌‍​‌​ ​‌​ ‌ ​ ‌ ​ ‌‍‌‍‌​‌‍‌​‌‍​‌​ ‍​​ ‌​​‍‌‌​ ​‍​ ​‍​‍‌‌​ ‌‌‌​‌​​‍ ‍‌ ‌​‌‍‌‌‌ ‍​‌ ‌​​‍‌‌​ ‌‌‌​​‍‌‌ ‌‍‍ ‌‍‌‌‌ ‍‌​‍‌‌​ ​ ‌​‌​​‍‌‌​ ​ ‌​‌​​‍‌‌​ ​‍​ ​‍​ ‌‍‌‍‌‍‌‍​‌​ ​ ‌‍‌‍​ ​ ​ ​ ​ ‌‍​ ​‌​ ‌​‌‍‌‍‌‍​‍​‍‌‌​ ​‍​ ​‍​‍‌‌​ ‌‌‌​‌​​‍ ‍‌‍​ ‌‍‍​‌‍‍‌‌‍ ​‌‍‌​‌ ​‍‌‍‌‌‌‍ ‍​‍‌‌​ ‌‌‌​​‍‌‌ ‌‍‍ ‌‍‌‌‌ ‍‌​‍‌‌​ ​ ‌​‌​​‍‌‌​ ​ ‌​‌​​‍‌‌​ ​‍​ ​‍​ ​‍​ ‌‍​ ​​‌‍‌‍‌‍‌‍​ ‍​​ ​​​ ‍‌‌‍​‌​ ‌‌​ ​ ​ ‌‍​‍‌‌​ ​‍​ ​‍​‍‌‌​ ‌‌‌​‌​​‍ ‍‌ ‌​‌‍‌‌‌ ‍​‌ ‌​​ ‌‍​‍‌‍​‌‌ ​ ‌‍‌‌‌‌‌‌‌ ​‍‌‍ ​​ ‌‌‍‍​‌ ‌​‌ ‌​‌ ​​‌ ​ ​‍‌‌​ ​ ‌​​‌​‍‌‌​ ​‍‌​‌‍​‍‌‌​ ​‍‌​‌‍‌ ‌​‌ ​‍‌‍ ‌‍ ‍‌‍‌​‌‍‍​‌‍‌‌‌‍‍‌‌‍ ‌​‍ ‌‌‍​ ‌‍ ‌‍ ‌​‍ ‍‌ ​ ‌‍​‌‌‍ ‍‌‍‍‌‌ ‌​‌ ‍‌​‍ ‍‌ ​ ‌ ‌​‌ ‌‌‌‍‌​‌‍‍‌‌‍ ​‍‌‍‌‍‍‌‌‍‌​​ ‌‌‍‌‌​ ‌​​ ​ ​ ​‌​ ‌ ​ ​‌​ ‍​​ ​​​‍ ‌‌‍‌‍​ ‌ ‌‍​‌​ ‌‌​‍ ‌​ ‌​‌‍‌​‌‍‌​‌‍‌‌​‍ ‌​ ‍​‌‍‌​‌‍‌‌‌‍​‍​‍ ‌‌‍​‍​ ​‌​ ​‌​ ‌​​ ‌​‌‍‌​‌‍​ ​ ​ ‌‍​ ​ ​‍​ ‍​​ ‍‌​‍‌‍‌ ‌​‌ ‍‌‌ ​​‌‍‌‌​ ‌‌ ​​‌‍​‌‌‍‌ ‌‍‌‌​‍ ‍‌‍​‌‌ ​‍‌ ‌​‌‍‍‌‌‍​ ‌‍ ​‌‍‌‌​‍‌‍‌ ​​‌‍​‌‌ ‌​‌‍‍​​ ‌‌ ​ ‌‍‌‌‌‍​ ‌ ‌​‌‍‍‌‌‍ ‌‍ ‍‌ ​ ​‍‌‌​ ‌‌‌​​‍‌‌ ‌‍‍ ‌‍‌‌‌ ‍‌​‍‌‌​ ​ ‌​‌​​‍‌‌​ ​ ‌​‌​​‍‌‌​ ​‍​ ​‍‌‍‌​​ ‍​‌‍​ ‌‍‌‌​ ‍​​ ​‌‌‍​‍‌‍‌‍​ ​‌‌‍‌‍‌‍​‍​ ‍​​‍‌‌​ ​‍​ ​‍​‍‌‌​ ‌‌‌​‌​​‍ ‍‌‍‍‌‌ ‌​‌‍‌‌‌‍ ‌‌ ​ ​‍‌‌​ ‌‌‌​​‍‌‌ ‌‍‍ ‌‍‌‌‌ ‍‌​‍‌‌​ ​ ‌​‌​​‍‌‌​ ​ ‌​‌​​‍‌‌​ ​‍​ ​‍​ ​​​ ​​‌‍​‌​ ​‌​ ‌ ​ ‌ ​ ‌‍‌‍‌​‌‍‌​‌‍​‌​ ‍​​ ‌​​‍‌‌​ ​‍​ ​‍​‍‌‌​ ‌‌‌​‌​​‍ ‍‌ ‌​‌‍‌‌‌ ‍​‌ ‌​​‍‌‌​ ‌‌‌​​‍‌‌ ‌‍‍ ‌‍‌‌‌ ‍‌​‍‌‌​ ​ ‌​‌​​‍‌‌​ ​ ‌​‌​​‍‌‌​ ​‍​ ​‍​ ‌‍‌‍‌‍‌‍​‌​ ​ ‌‍‌‍​ ​ ​ ​ ​ ‌‍​ ​‌​ ‌​‌‍‌‍‌‍​‍​‍‌‌​ ​‍​ ​‍​‍‌‌​ ‌‌‌​‌​​‍ ‍‌‍​ ‌‍‍​‌‍‍‌‌‍ ​‌‍‌​‌ ​‍‌‍‌‌‌‍ ‍​‍‌‌​ ‌‌‌​​‍‌‌ ‌‍‍ ‌‍‌‌‌ ‍‌​‍‌‌​ ​ ‌​‌​​‍‌‌​ ​ ‌​‌​​‍‌‌​ ​‍​ ​‍​ ​‍​ ‌‍​ ​​‌‍‌‍‌‍‌‍​ ‍​​ ​​​ ‍‌‌‍​‌​ ‌‌​ ​ ​ ‌‍​‍‌‌​ ​‍​ ​‍​‍‌‌​ ‌‌‌​‌​​‍ ‍‌ ‌​‌‍‌‌‌ ‍​‌ ‌​​‍​‍‌ ‌.​​​​‌ ‍ ​‍​‍‌‍ ‌ ​‍‌‍‍‌‌‍‌ ‌‍‍‌‌‍ ‍​‍​‍​ ‍‍​‍​‍‌ ​ ‌‍​‌‌‍ ‍‌‍‍‌‌ ‌​‌ ‍‌​‍ ‍‌‍‍‌‌‍ ​‍​‍​‍ ​​‍​‍‌‍‍​‌ ​‍‌‍‌‌‌‍‌‍​‍​‍​ ‍‍​‍​‍‌‍‍​‌ ‌​‌ ‌​‌ ​​‌ ​ ​ ‍‍​‍ ​‍ ‌ ‌​‌ ​‍‌‍ ‌‍ ‍‌‍‌​‌‍‍​‌‍‌‌‌‍‍‌‌‍ ‌​‍ ‌‌‍​ ‌‍ ‌‍ ‌​‍ ‍‌ ​ ‌‍​‌‌‍ ‍‌‍‍‌‌ ‌​‌ ‍‌​‍ ‍‌ ​ ‌ ‌​‌ ‌‌‌‍‌​‌‍‍‌‌‍ ​‍ ‌‍‍‌‌‍ ‍‌ ‌​‌‍‌‌‌‍ ‍‌ ‌​​‍ ‌‍‌‌‌‍‌​‌‍‍‌‌ ‌​​‍ ‌‍ ‌‌‍ ‌‍‌​‌‍‌‌​ ‌‌ ​​‌ ​‍‌‍‌‌‌ ​ ‌‍‌‌‌‍ ‍‌ ‌​‌‍​‌‌ ‌​‌‍‍‌‌‍ ‌‍ ‍​ ‍ ‌‍‍‌‌‍‌​​ ‌‌‍‌‌​ ‌​​ ​ ​ ​‌​ ‌ ​ ​‌​ ‍​​ ​​​‍ ‌‌‍‌‍​ ‌ ‌‍​‌​ ‌‌​‍ ‌​ ‌​‌‍‌​‌‍‌​‌‍‌‌​‍ ‌​ ‍​‌‍‌​‌‍‌‌‌‍​‍​‍ ‌‌‍​‍​ ​‌​ ​‌​ ‌​​ ‌​‌‍‌​‌‍​ ​ ​ ‌‍​ ​ ​‍​ ‍​​ ‍‌​ ‍ ‌ ‌​‌ ‍‌‌ ​​‌‍‌‌​ ‌‌ ​​‌‍​‌‌‍‌ ‌‍‌‌​‍ ‍‌‍​‌‌ ​‍‌ ‌​‌‍‍‌‌‍​ ‌‍ ​‌‍‌‌​ ‍ ‌ ​​‌‍​‌‌ ‌​‌‍‍​​ ‌‌ ​ ‌‍‌‌‌‍​ ‌ ‌​‌‍‍‌‌‍ ‌‍ ‍‌ ​ ​‍‌‌​ ‌‌‌​​‍‌‌ ‌‍‍ ‌‍‌‌‌ ‍‌​‍‌‌​ ​ ‌​‌​​‍‌‌​ ​ ‌​‌​​‍‌‌​ ​‍​ ​‍‌‍‌​​ ‍​‌‍​ ‌‍‌‌​ ‍​​ ​‌‌‍​‍‌‍‌‍​ ​‌‌‍‌‍‌‍​‍​ ‍​​‍‌‌​ ​‍​ ​‍​‍‌‌​ ‌‌‌​‌​​‍ ‍‌‍‍‌‌ ‌​‌‍‌‌‌‍ ‌‌ ​ ​‍‌‌​ ‌‌‌​​‍‌‌ ‌‍‍ ‌‍‌‌‌ ‍‌​‍‌‌​ ​ ‌​‌​​‍‌‌​ ​ ‌​‌​​‍‌‌​ ​‍​ ​‍​ ​​​ ​​‌‍​‌​ ​‌​ ‌ ​ ‌ ​ ‌‍‌‍‌​‌‍‌​‌‍​‌​ ‍​​ ‌​​‍‌‌​ ​‍​ ​‍​‍‌‌​ ‌‌‌​‌​​‍ ‍‌ ‌​‌‍‌‌‌ ‍​‌ ‌​​‍‌‌​ ‌‌‌​​‍‌‌ ‌‍‍ ‌‍‌‌‌ ‍‌​‍‌‌​ ​ ‌​‌​​‍‌‌​ ​ ‌​‌​​‍‌‌​ ​‍​ ​‍​ ‌‍‌‍‌‍‌‍​‌​ ​ ‌‍‌‍​ ​ ​ ​ ​ ‌‍​ ​‌​ ‌​‌‍‌‍‌‍​‍​‍‌‌​ ​‍​ ​‍​‍‌‌​ ‌‌‌​‌​​‍ ‍‌‍​ ‌‍‍​‌‍‍‌‌‍ ​‌‍‌​‌ ​‍‌‍‌‌‌‍ ‍​‍‌‌​ ‌‌‌​​‍‌‌ ‌‍‍ ‌‍‌‌‌ ‍‌​‍‌‌​ ​ ‌​‌​​‍‌‌​ ​ ‌​‌​​‍‌‌​ ​‍​ ​‍‌‍‌‍‌‍‌‍‌‍​ ​ ‍​​ ​ ‌‍​ ‌‍​‍‌‍‌‍‌‍​ ​ ​‌​ ‌​​ ​​​‍‌‌​ ​‍​ ​‍​‍‌‌​ ‌‌‌​‌​​‍ ‍‌ ‌​‌‍‌‌‌ ‍​‌ ‌​​ ‌‍​‍‌‍​‌‌ ​ ‌‍‌‌‌‌‌‌‌ ​‍‌‍ ​​ ‌‌‍‍​‌ ‌​‌ ‌​‌ ​​‌ ​ ​‍‌‌​ ​ ‌​​‌​‍‌‌​ ​‍‌​‌‍​‍‌‌​ ​‍‌​‌‍‌ ‌​‌ ​‍‌‍ ‌‍ ‍‌‍‌​‌‍‍​‌‍‌‌‌‍‍‌‌‍ ‌​‍ ‌‌‍​ ‌‍ ‌‍ ‌​‍ ‍‌ ​ ‌‍​‌‌‍ ‍‌‍‍‌‌ ‌​‌ ‍‌​‍ ‍‌ ​ ‌ ‌​‌ ‌‌‌‍‌​‌‍‍‌‌‍ ​‍‌‍‌‍‍‌‌‍‌​​ ‌‌‍‌‌​ ‌​​ ​ ​ ​‌​ ‌ ​ ​‌​ ‍​​ ​​​‍ ‌‌‍‌‍​ ‌ ‌‍​‌​ ‌‌​‍ ‌​ ‌​‌‍‌​‌‍‌​‌‍‌‌​‍ ‌​ ‍​‌‍‌​‌‍‌‌‌‍​‍​‍ ‌‌‍​‍​ ​‌​ ​‌​ ‌​​ ‌​‌‍‌​‌‍​ ​ ​ ‌‍​ ​ ​‍​ ‍​​ ‍‌​‍‌‍‌ ‌​‌ ‍‌‌ ​​‌‍‌‌​ ‌‌ ​​‌‍​‌‌‍‌ ‌‍‌‌​‍ ‍‌‍​‌‌ ​‍‌ ‌​‌‍‍‌‌‍​ ‌‍ ​‌‍‌‌​‍‌‍‌ ​​‌‍​‌‌ ‌​‌‍‍​​ ‌‌ ​ ‌‍‌‌‌‍​ ‌ ‌​‌‍‍‌‌‍ ‌‍ ‍‌ ​ ​‍‌‌​ ‌‌‌​​‍‌‌ ‌‍‍ ‌‍‌‌‌ ‍‌​‍‌‌​ ​ ‌​‌​​‍‌‌​ ​ ‌​‌​​‍‌‌​ ​‍​ ​‍‌‍‌​​ ‍​‌‍​ ‌‍‌‌​ ‍​​ ​‌‌‍​‍‌‍‌‍​ ​‌‌‍‌‍‌‍​‍​ ‍​​‍‌‌​ ​‍​ ​‍​‍‌‌​ ‌‌‌​‌​​‍ ‍‌‍‍‌‌ ‌​‌‍‌‌‌‍ ‌‌ ​ ​‍‌‌​ ‌‌‌​​‍‌‌ ‌‍‍ ‌‍‌‌‌ ‍‌​‍‌‌​ ​ ‌​‌​​‍‌‌​ ​ ‌​‌​​‍‌‌​ ​‍​ ​‍​ ​​​ ​​‌‍​‌​ ​‌​ ‌ ​ ‌ ​ ‌‍‌‍‌​‌‍‌​‌‍​‌​ ‍​​ ‌​​‍‌‌​ ​‍​ ​‍​‍‌‌​ ‌‌‌​‌​​‍ ‍‌ ‌​‌‍‌‌‌ ‍​‌ ‌​​‍‌‌​ ‌‌‌​​‍‌‌ ‌‍‍ ‌‍‌‌‌ ‍‌​‍‌‌​ ​ ‌​‌​​‍‌‌​ ​ ‌​‌​​‍‌‌​ ​‍​ ​‍​ ‌‍‌‍‌‍‌‍​‌​ ​ ‌‍‌‍​ ​ ​ ​ ​ ‌‍​ ​‌​ ‌​‌‍‌‍‌‍​‍​‍‌‌​ ​‍​ ​‍​‍‌‌​ ‌‌‌​‌​​‍ ‍‌‍​ ‌‍‍​‌‍‍‌‌‍ ​‌‍‌​‌ ​‍‌‍‌‌‌‍ ‍​‍‌‌​ ‌‌‌​​‍‌‌ ‌‍‍ ‌‍‌‌‌ ‍‌​‍‌‌​ ​ ‌​‌​​‍‌‌​ ​ ‌​‌​​‍‌‌​ ​‍​ ​‍‌‍‌‍‌‍‌‍‌‍​ ​ ‍​​ ​ ‌‍​ ‌‍​‍‌‍‌‍‌‍​ ​ ​‌​ ‌​​ ​​​‍‌‌​ ​‍​ ​‍​‍‌‌​ ‌‌‌​‌​​‍ ‍‌ ‌​‌‍‌‌‌ ‍​‌ ‌​​‍​‍‌ ‌